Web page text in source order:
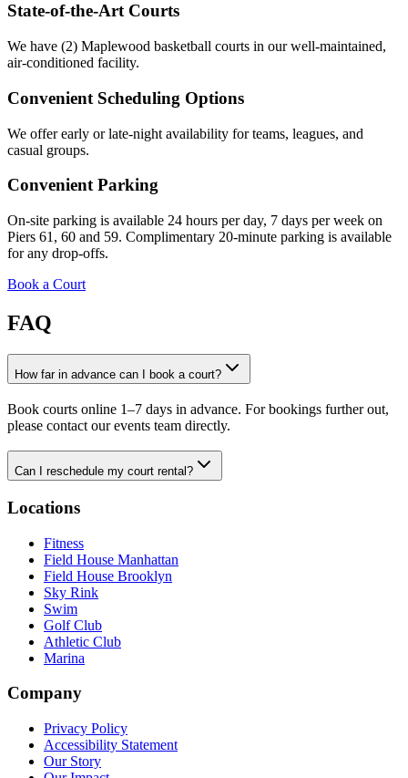
State-of-the-Art Courts​​​​‌ ‍ ​‍​‍‌‍ ‌ ​‍‌‍‍‌‌‍‌ ‌‍‍‌‌‍ ‍​‍​‍​ ‍‍​‍​‍‌ ​ ‌‍​‌‌‍ ‍‌‍‍‌‌ ‌​‌ ‍‌​‍ ‍‌‍‍‌‌‍ ​‍​‍​‍ ​​‍​‍‌‍‍​‌ ​‍‌‍‌‌‌‍‌‍​‍​‍​ ‍‍​‍​‍‌‍‍​‌ ‌​‌ ‌​‌ ​​‌ ​ ​ ‍‍​‍ ​‍ ‌‍​ ‌‍‍​‌‍‌‌‌‍ ​‌ ​ ‌‍‌‌‌‍​‌‌ ​​‌‍‍‌‌‍‌‌‌ ​‍‌ ​ ​‍ ‍‌ ​ ‌‍​‌‌‍ ‍‌‍‍‌‌ ‌​‌ ‍‌​‍ ‍‌ ​ ‌ ‌​‌ ‌‌‌‍‌​‌‍‍‌‌‍ ​‍ ‌‍‍‌‌‍ ‍‌ ‌​‌‍‌‌‌‍ ‍‌ ‌​​‍ ‌‍‌‌‌‍‌​‌‍‍‌‌ ‌​​‍ ‌‍ ‌‌‍ ‌‍‌​‌‍‌‌​ ‌‌ ​​‌ ​‍‌‍‌‌‌ ​ ‌‍‌‌‌‍ ‍‌ ‌​‌‍​‌‌ ‌​‌‍‍‌‌‍ ‌‍ ‍​ ‍ ‌‍‍‌‌‍‌​​ ‌​ ​‌​ ​‍​ ​​‌‍​ ‌‍​‌​ ‍​‌‍‌​‌‍​‌​‍ ‌‌‍‌‌​ ‌‌​ ‍​​ ‌ ​‍ ‌​ ‌​‌‍‌‍‌‍‌‍​ ‌​​‍ ‌​ ‍​​ ‌ ‌‍‌​‌‍​ ​‍ ‌​ ‌​​ ‌ ​ ​‌‌‍‌‌​ ‌‌​ ‌ ‌‍‌​‌‍​ ​ ‍‌​ ‍‌​ ​‌​ ‍​​ ‍ ‌ ‌​‌ ‍‌‌ ​​‌‍‌‌​ ‌‌ ‌‍‌‍‌‌‌‍ ‍‌ ‌‌‌‍‌‌‌‌​ ‌‍ ​‌ ‌‌‌‍‌ ‌‌​​‌‍​‌‌‍‌ ‌‍‌‌​ ‍ ‌ ​​‌‍​‌‌ ‌​‌‍‍​​ ‌‌ ​​‌‍​‌‌‍‌ ‌‍‌‌‌​​‍‌ ‌‌‌‍‍‌‌‍ ​‌‍‌​‌‍‌‌‌ ​‍​‍‌‌​ ‌‌‌​​‍‌‌ ‌‍‍ ‌‍‌‌‌ ‍‌​‍‌‌​ ​ ‌​‌​​‍‌‌​ ​ ‌​‌​​‍‌‌​ ​‍​ ​‍​ ‍​‌‍​‍​ ​‌​ ​ ‌‍‌‌​ ‍‌​ ‌‌‌‍‌‍‌‍​‌‌‍‌‍​ ‍​​ ‍​​‍‌‌​ ​‍​ ​‍​‍‌‌​ ‌‌‌​‌​​‍ ‍‌‍‌‍‌‍‌‌‌‍​‌‌ ‌​‌ ‌‌‌ ​‍‌‍‌‌‌ ​ ​‍‌‌​ ‌‌‌​​‍‌‌ ‌‍‍ ‌‍‌‌‌ ‍‌​‍‌‌​ ​ ‌​‌​​‍‌‌​ ​ ‌​‌​​‍‌‌​ ​‍​ ​‍‌‍‌​​ ‌‍‌‍​‌​ ‌​​ ​‌​ ​​‌‍‌​​ ‍​​ ​‍‌‍‌​​ ‍‌​ ‌‌​‍‌‌​ ​‍​ ​‍​‍‌‌​ ‌‌‌​‌​​‍ ‍‌ ‌​‌‍‍‌‌ ‌​‌‍ ​‌‍‌‌​ ‌‍​‍‌‍​‌‌ ​ ‌‍‌‌‌‌‌‌‌ ​‍‌‍ ​​ ‌‌‍‍​‌ ‌​‌ ‌​‌ ​​‌ ​ ​‍‌‌​ ​ ‌​​‌​‍‌‌​ ​‍‌​‌‍​‍‌‌​ ​‍‌​‌‍‌‍​ ‌‍‍​‌‍‌‌‌‍ ​‌ ​ ‌‍‌‌‌‍​‌‌ ​​‌‍‍‌‌‍‌‌‌ ​‍‌ ​ ​‍ ‍‌ ​ ‌‍​‌‌‍ ‍‌‍‍‌‌ ‌​‌ ‍‌​‍ ‍‌ ​ ‌ ‌​‌ ‌‌‌‍‌​‌‍‍‌‌‍ ​‍‌‍‌‍‍‌‌‍‌​​ ‌​ ​‌​ ​‍​ ​​‌‍​ ‌‍​‌​ ‍​‌‍‌​‌‍​‌​‍ ‌‌‍‌‌​ ‌‌​ ‍​​ ‌ ​‍ ‌​ ‌​‌‍‌‍‌‍‌‍​ ‌​​‍ ‌​ ‍​​ ‌ ‌‍‌​‌‍​ ​‍ ‌​ ‌​​ ‌ ​ ​‌‌‍‌‌​ ‌‌​ ‌ ‌‍‌​‌‍​ ​ ‍‌​ ‍‌​ ​‌​ ‍​​‍‌‍‌ ‌​‌ ‍‌‌ ​​‌‍‌‌​ ‌‌ ‌‍‌‍‌‌‌‍ ‍‌ ‌‌‌‍‌‌‌‌​ ‌‍ ​‌ ‌‌‌‍‌ ‌‌​​‌‍​‌‌‍‌ ‌‍‌‌​‍‌‍‌ ​​‌‍​‌‌ ‌​‌‍‍​​ ‌‌ ​​‌‍​‌‌‍‌ ‌‍‌‌‌​​‍‌ ‌‌‌‍‍‌‌‍ ​‌‍‌​‌‍‌‌‌ ​‍​‍‌‌​ ‌‌‌​​‍‌‌ ‌‍‍ ‌‍‌‌‌ ‍‌​‍‌‌​ ​ ‌​‌​​‍‌‌​ ​ ‌​‌​​‍‌‌​ ​‍​ ​‍​ ‍​‌‍​‍​ ​‌​ ​ ‌‍‌‌​ ‍‌​ ‌‌‌‍‌‍‌‍​‌‌‍‌‍​ ‍​​ ‍​​‍‌‌​ ​‍​ ​‍​‍‌‌​ ‌‌‌​‌​​‍ ‍‌‍‌‍‌‍‌‌‌‍​‌‌ ‌​‌ ‌‌‌ ​‍‌‍‌‌‌ ​ ​‍‌‌​ ‌‌‌​​‍‌‌ ‌‍‍ ‌‍‌‌‌ ‍‌​‍‌‌​ ​ ‌​‌​​‍‌‌​ ​ ‌​‌​​‍‌‌​ ​‍​ ​‍‌‍‌​​ ‌‍‌‍​‌​ ‌​​ ​‌​ ​​‌‍‌​​ ‍​​ ​‍‌‍‌​​ ‍‌​ ‌‌​‍‌‌​ ​‍​ ​‍​‍‌‌​ ‌‌‌​‌​​‍ ‍‌ ‌​‌‍‍‌‌ ‌​‌‍ ​‌‍‌‌​‍‌‍‌ ​​‌‍‌‌‌ ​‍‌ ​ ‌ ​​‌‍‌‌‌‍​ ‌ ‌​‌‍‍‌‌ ‌‍‌‍‌‌​ ‌‌ ​​‌ ‌‌‌‍​‍‌‍ ​‌‍‍‌‌ ​ ‌‍‍​‌‍‌‌‌‍‌​​‍​‍‌ ‌
We have (2) Maplewood basketball courts in our well-maintained,
air-conditioned facility.​​​​‌ ‍ ​‍​‍‌‍ ‌ ​‍‌‍‍‌‌‍‌ ‌‍‍‌‌‍ ‍​‍​‍​ ‍‍​‍​‍‌ ​ ‌‍​‌‌‍ ‍‌‍‍‌‌ ‌​‌ ‍‌​‍ ‍‌‍‍‌‌‍ ​‍​‍​‍ ​​‍​‍‌‍‍​‌ ​‍‌‍‌‌‌‍‌‍​‍​‍​ ‍‍​‍​‍‌‍‍​‌ ‌​‌ ‌​‌ ​​‌ ​ ​ ‍‍​‍ ​‍ ‌‍​ ‌‍‍​‌‍‌‌‌‍ ​‌ ​ ‌‍‌‌‌‍​‌‌ ​​‌‍‍‌‌‍‌‌‌ ​‍‌ ​ ​‍ ‍‌ ​ ‌‍​‌‌‍ ‍‌‍‍‌‌ ‌​‌ ‍‌​‍ ‍‌ ​ ‌ ‌​‌ ‌‌‌‍‌​‌‍‍‌‌‍ ​‍ ‌‍‍‌‌‍ ‍‌ ‌​‌‍‌‌‌‍ ‍‌ ‌​​‍ ‌‍‌‌‌‍‌​‌‍‍‌‌ ‌​​‍ ‌‍ ‌‌‍ ‌‍‌​‌‍‌‌​ ‌‌ ​​‌ ​‍‌‍‌‌‌ ​ ‌‍‌‌‌‍ ‍‌ ‌​‌‍​‌‌ ‌​‌‍‍‌‌‍ ‌‍ ‍​ ‍ ‌‍‍‌‌‍‌​​ ‌​ ​‌​ ​‍​ ​​‌‍​ ‌‍​‌​ ‍​‌‍‌​‌‍​‌​‍ ‌‌‍‌‌​ ‌‌​ ‍​​ ‌ ​‍ ‌​ ‌​‌‍‌‍‌‍‌‍​ ‌​​‍ ‌​ ‍​​ ‌ ‌‍‌​‌‍​ ​‍ ‌​ ‌​​ ‌ ​ ​‌‌‍‌‌​ ‌‌​ ‌ ‌‍‌​‌‍​ ​ ‍‌​ ‍‌​ ​‌​ ‍​​ ‍ ‌ ‌​‌ ‍‌‌ ​​‌‍‌‌​ ‌‌ ‌‍‌‍‌‌‌‍ ‍‌ ‌‌‌‍‌‌‌‌​ ‌‍ ​‌ ‌‌‌‍‌ ‌‌​​‌‍​‌‌‍‌ ‌‍‌‌​ ‍ ‌ ​​‌‍​‌‌ ‌​‌‍‍​​ ‌‌ ​​‌‍​‌‌‍‌ ‌‍‌‌‌​​‍‌ ‌‌‌‍‍‌‌‍ ​‌‍‌​‌‍‌‌‌ ​‍​‍‌‌​ ‌‌‌​​‍‌‌ ‌‍‍ ‌‍‌‌‌ ‍‌​‍‌‌​ ​ ‌​‌​​‍‌‌​ ​ ‌​‌​​‍‌‌​ ​‍​ ​‍​ ‍​‌‍​‍​ ​‌​ ​ ‌‍‌‌​ ‍‌​ ‌‌‌‍‌‍‌‍​‌‌‍‌‍​ ‍​​ ‍​​‍‌‌​ ​‍​ ​‍​‍‌‌​ ‌‌‌​‌​​‍ ‍‌‍‌‍‌‍‌‌‌‍​‌‌ ‌​‌ ‌‌‌ ​‍‌‍‌‌‌ ​ ​‍‌‌​ ‌‌‌​​‍‌‌ ‌‍‍ ‌‍‌‌‌ ‍‌​‍‌‌​ ​ ‌​‌​​‍‌‌​ ​ ‌​‌​​‍‌‌​ ​‍​ ​‍‌‍‌​​ ‌‍‌‍​‌​ ‌​​ ​‌​ ​​‌‍‌​​ ‍​​ ​‍‌‍‌​​ ‍‌​ ‌‌​‍‌‌​ ​‍​ ​‍​‍‌‌​ ‌‌‌​‌​​‍ ‍‌ ​‍‌‍‍‌‌‍​ ‌‍‍​‌​‌​‌‍‌‌‌ ​ ‌‍​ ‌ ​‍‌‍‍‌‌ ​​‌ ‌​‌‍‍‌‌‍ ‌‍ ‍​‍‌‌​ ‌‌‌​​‍‌‌ ‌‍‍ ‌‍‌‌‌ ‍‌​‍‌‌​ ​ ‌​‌​​‍‌‌​ ​ ‌​‌​​‍‌‌​ ​‍​ ​‍‌​‌ ​ ‌‌‌‍​‍​ ‍​‌​​‌‌​ ‌‌‍​‍‌‌‌‌‌​​‍‌ ‍‍‌​‌ ‌‌​​​ ‍​‌​‍‌‌ ​‌‌‌‌ ‌‍‌​‌‍​ ‌‍ ​‌ ​‌​ ‌‌‌ ​ ​‍‌‌​ ​‍​ ​‍​‍‌‌​ ‌‌‌​‌​​‍ ‍‌‍​ ‌‍‍​‌‍‍‌‌‍ ​‌‍‌​‌ ​‍‌‍‌‌‌‍ ‍​‍‌‌​ ‌‌‌​​‍‌‌ ‌‍‍ ‌‍‌‌‌ ‍‌​‍‌‌​ ​ ‌​‌​​‍‌‌​ ​ ‌​‌​​‍‌‌​ ​‍​ ​‍‌​‌ ​ ‌‌‌‍​‍​ ‍​‌​​‌‌​ ‌‌‍​‍‌‌‌‌‌​​‍‌ ‍‍‌​‌ ‌‌​​​ ‍​‌​‍‌‌ ​‌‌‌‌ ‌‍‌​‌‍​ ‌‍ ​‌ ​‌​ ‍​‌​ ​‍‌‌​ ​‍​ ​‍​‍‌‌​ ‌‌‌​‌​​‍ ‍‌ ‌​‌‍‌‌‌ ‍​‌ ‌​​ ‌‍​‍‌‍​‌‌ ​ ‌‍‌‌‌‌‌‌‌ ​‍‌‍ ​​ ‌‌‍‍​‌ ‌​‌ ‌​‌ ​​‌ ​ ​‍‌‌​ ​ ‌​​‌​‍‌‌​ ​‍‌​‌‍​‍‌‌​ ​‍‌​‌‍‌‍​ ‌‍‍​‌‍‌‌‌‍ ​‌ ​ ‌‍‌‌‌‍​‌‌ ​​‌‍‍‌‌‍‌‌‌ ​‍‌ ​ ​‍ ‍‌ ​ ‌‍​‌‌‍ ‍‌‍‍‌‌ ‌​‌ ‍‌​‍ ‍‌ ​ ‌ ‌​‌ ‌‌‌‍‌​‌‍‍‌‌‍ ​‍‌‍‌‍‍‌‌‍‌​​ ‌​ ​‌​ ​‍​ ​​‌‍​ ‌‍​‌​ ‍​‌‍‌​‌‍​‌​‍ ‌‌‍‌‌​ ‌‌​ ‍​​ ‌ ​‍ ‌​ ‌​‌‍‌‍‌‍‌‍​ ‌​​‍ ‌​ ‍​​ ‌ ‌‍‌​‌‍​ ​‍ ‌​ ‌​​ ‌ ​ ​‌‌‍‌‌​ ‌‌​ ‌ ‌‍‌​‌‍​ ​ ‍‌​ ‍‌​ ​‌​ ‍​​‍‌‍‌ ‌​‌ ‍‌‌ ​​‌‍‌‌​ ‌‌ ‌‍‌‍‌‌‌‍ ‍‌ ‌‌‌‍‌‌‌‌​ ‌‍ ​‌ ‌‌‌‍‌ ‌‌​​‌‍​‌‌‍‌ ‌‍‌‌​‍‌‍‌ ​​‌‍​‌‌ ‌​‌‍‍​​ ‌‌ ​​‌‍​‌‌‍‌ ‌‍‌‌‌​​‍‌ ‌‌‌‍‍‌‌‍ ​‌‍‌​‌‍‌‌‌ ​‍​‍‌‌​ ‌‌‌​​‍‌‌ ‌‍‍ ‌‍‌‌‌ ‍‌​‍‌‌​ ​ ‌​‌​​‍‌‌​ ​ ‌​‌​​‍‌‌​ ​‍​ ​‍​ ‍​‌‍​‍​ ​‌​ ​ ‌‍‌‌​ ‍‌​ ‌‌‌‍‌‍‌‍​‌‌‍‌‍​ ‍​​ ‍​​‍‌‌​ ​‍​ ​‍​‍‌‌​ ‌‌‌​‌​​‍ ‍‌‍‌‍‌‍‌‌‌‍​‌‌ ‌​‌ ‌‌‌ ​‍‌‍‌‌‌ ​ ​‍‌‌​ ‌‌‌​​‍‌‌ ‌‍‍ ‌‍‌‌‌ ‍‌​‍‌‌​ ​ ‌​‌​​‍‌‌​ ​ ‌​‌​​‍‌‌​ ​‍​ ​‍‌‍‌​​ ‌‍‌‍​‌​ ‌​​ ​‌​ ​​‌‍‌​​ ‍​​ ​‍‌‍‌​​ ‍‌​ ‌‌​‍‌‌​ ​‍​ ​‍​‍‌‌​ ‌‌‌​‌​​‍ ‍‌ ​‍‌‍‍‌‌‍​ ‌‍‍​‌​‌​‌‍‌‌‌ ​ ‌‍​ ‌ ​‍‌‍‍‌‌ ​​‌ ‌​‌‍‍‌‌‍ ‌‍ ‍​‍‌‌​ ‌‌‌​​‍‌‌ ‌‍‍ ‌‍‌‌‌ ‍‌​‍‌‌​ ​ ‌​‌​​‍‌‌​ ​ ‌​‌​​‍‌‌​ ​‍​ ​‍‌​‌ ​ ‌‌‌‍​‍​ ‍​‌​​‌‌​ ‌‌‍​‍‌‌‌‌‌​​‍‌ ‍‍‌​‌ ‌‌​​​ ‍​‌​‍‌‌ ​‌‌‌‌ ‌‍‌​‌‍​ ‌‍ ​‌ ​‌​ ‌‌‌ ​ ​‍‌‌​ ​‍​ ​‍​‍‌‌​ ‌‌‌​‌​​‍ ‍‌‍​ ‌‍‍​‌‍‍‌‌‍ ​‌‍‌​‌ ​‍‌‍‌‌‌‍ ‍​‍‌‌​ ‌‌‌​​‍‌‌ ‌‍‍ ‌‍‌‌‌ ‍‌​‍‌‌​ ​ ‌​‌​​‍‌‌​ ​ ‌​‌​​‍‌‌​ ​‍​ ​‍‌​‌ ​ ‌‌‌‍​‍​ ‍​‌​​‌‌​ ‌‌‍​‍‌‌‌‌‌​​‍‌ ‍‍‌​‌ ‌‌​​​ ‍​‌​‍‌‌ ​‌‌‌‌ ‌‍‌​‌‍​ ‌‍ ​‌ ​‌​ ‍​‌​ ​‍‌‌​ ​‍​ ​‍​‍‌‌​ ‌‌‌​‌​​‍ ‍‌ ‌​‌‍‌‌‌ ‍​‌ ‌​​‍‌‍‌ ​​‌‍‌‌‌ ​‍‌ ​ ‌ ​​‌‍‌‌‌‍​ ‌ ‌​‌‍‍‌‌ ‌‍‌‍‌‌​ ‌‌ ​​‌ ‌‌‌‍​‍‌‍ ​‌‍‍‌‌ ​ ‌‍‍​‌‍‌‌‌‍‌​​‍​‍‌ ‌
Convenient Scheduling Options​​​​‌ ‍ ​‍​‍‌‍ ‌ ​‍‌‍‍‌‌‍‌ ‌‍‍‌‌‍ ‍​‍​‍​ ‍‍​‍​‍‌ ​ ‌‍​‌‌‍ ‍‌‍‍‌‌ ‌​‌ ‍‌​‍ ‍‌‍‍‌‌‍ ​‍​‍​‍ ​​‍​‍‌‍‍​‌ ​‍‌‍‌‌‌‍‌‍​‍​‍​ ‍‍​‍​‍‌‍‍​‌ ‌​‌ ‌​‌ ​​‌ ​ ​ ‍‍​‍ ​‍ ‌‍​ ‌‍‍​‌‍‌‌‌‍ ​‌ ​ ‌‍‌‌‌‍​‌‌ ​​‌‍‍‌‌‍‌‌‌ ​‍‌ ​ ​‍ ‍‌ ​ ‌‍​‌‌‍ ‍‌‍‍‌‌ ‌​‌ ‍‌​‍ ‍‌ ​ ‌ ‌​‌ ‌‌‌‍‌​‌‍‍‌‌‍ ​‍ ‌‍‍‌‌‍ ‍‌ ‌​‌‍‌‌‌‍ ‍‌ ‌​​‍ ‌‍‌‌‌‍‌​‌‍‍‌‌ ‌​​‍ ‌‍ ‌‌‍ ‌‍‌​‌‍‌‌​ ‌‌ ​​‌ ​‍‌‍‌‌‌ ​ ‌‍‌‌‌‍ ‍‌ ‌​‌‍​‌‌ ‌​‌‍‍‌‌‍ ‌‍ ‍​ ‍ ‌‍‍‌‌‍‌​​ ‌​ ​‌​ ​‍​ ​​‌‍​ ‌‍​‌​ ‍​‌‍‌​‌‍​‌​‍ ‌‌‍‌‌​ ‌‌​ ‍​​ ‌ ​‍ ‌​ ‌​‌‍‌‍‌‍‌‍​ ‌​​‍ ‌​ ‍​​ ‌ ‌‍‌​‌‍​ ​‍ ‌​ ‌​​ ‌ ​ ​‌‌‍‌‌​ ‌‌​ ‌ ‌‍‌​‌‍​ ​ ‍‌​ ‍‌​ ​‌​ ‍​​ ‍ ‌ ‌​‌ ‍‌‌ ​​‌‍‌‌​ ‌‌ ‌‍‌‍‌‌‌‍ ‍‌ ‌‌‌‍‌‌‌‌​ ‌‍ ​‌ ‌‌‌‍‌ ‌‌​​‌‍​‌‌‍‌ ‌‍‌‌​ ‍ ‌ ​​‌‍​‌‌ ‌​‌‍‍​​ ‌‌ ​​‌‍​‌‌‍‌ ‌‍‌‌‌​​‍‌ ‌‌‌‍‍‌‌‍ ​‌‍‌​‌‍‌‌‌ ​‍​‍‌‌​ ‌‌‌​​‍‌‌ ‌‍‍ ‌‍‌‌‌ ‍‌​‍‌‌​ ​ ‌​‌​​‍‌‌​ ​ ‌​‌​​‍‌‌​ ​‍​ ​‍​ ‍​‌‍​‍​ ​‌​ ​ ‌‍‌‌​ ‍‌​ ‌‌‌‍‌‍‌‍​‌‌‍‌‍​ ‍​​ ‍​​‍‌‌​ ​‍​ ​‍​‍‌‌​ ‌‌‌​‌​​‍ ‍‌‍‌‍‌‍‌‌‌‍​‌‌ ‌​‌ ‌‌‌ ​‍‌‍‌‌‌ ​ ​‍‌‌​ ‌‌‌​​‍‌‌ ‌‍‍ ‌‍‌‌‌ ‍‌​‍‌‌​ ​ ‌​‌​​‍‌‌​ ​ ‌​‌​​‍‌‌​ ​‍​ ​‍​ ​‍​ ‌ ​ ​‍​ ​‌‌‍‌‍​ ‌​‌‍‌‌​ ​​​ ​​‌‍‌‌​ ‌‌​ ‌‌​ ​ ‌‍‌‌​ ​ ‌‍​‍​ ​ ‌‍​ ​ ‍​​ ‍​​ ‌‍​ ‌‍​ ‌​​ ‌‍​ ‌‌​ ‍‌​ ‌‍​ ​ ​ ​‌​ ‌‌​ ​‍​ ‌ ​‍‌‌​ ​‍​ ​‍​‍‌‌​ ‌‌‌​‌​​‍ ‍‌ ‌​‌‍‍‌‌ ‌​‌‍ ​‌‍‌‌​ ‌‍​‍‌‍​‌‌ ​ ‌‍‌‌‌‌‌‌‌ ​‍‌‍ ​​ ‌‌‍‍​‌ ‌​‌ ‌​‌ ​​‌ ​ ​‍‌‌​ ​ ‌​​‌​‍‌‌​ ​‍‌​‌‍​‍‌‌​ ​‍‌​‌‍‌‍​ ‌‍‍​‌‍‌‌‌‍ ​‌ ​ ‌‍‌‌‌‍​‌‌ ​​‌‍‍‌‌‍‌‌‌ ​‍‌ ​ ​‍ ‍‌ ​ ‌‍​‌‌‍ ‍‌‍‍‌‌ ‌​‌ ‍‌​‍ ‍‌ ​ ‌ ‌​‌ ‌‌‌‍‌​‌‍‍‌‌‍ ​‍‌‍‌‍‍‌‌‍‌​​ ‌​ ​‌​ ​‍​ ​​‌‍​ ‌‍​‌​ ‍​‌‍‌​‌‍​‌​‍ ‌‌‍‌‌​ ‌‌​ ‍​​ ‌ ​‍ ‌​ ‌​‌‍‌‍‌‍‌‍​ ‌​​‍ ‌​ ‍​​ ‌ ‌‍‌​‌‍​ ​‍ ‌​ ‌​​ ‌ ​ ​‌‌‍‌‌​ ‌‌​ ‌ ‌‍‌​‌‍​ ​ ‍‌​ ‍‌​ ​‌​ ‍​​‍‌‍‌ ‌​‌ ‍‌‌ ​​‌‍‌‌​ ‌‌ ‌‍‌‍‌‌‌‍ ‍‌ ‌‌‌‍‌‌‌‌​ ‌‍ ​‌ ‌‌‌‍‌ ‌‌​​‌‍​‌‌‍‌ ‌‍‌‌​‍‌‍‌ ​​‌‍​‌‌ ‌​‌‍‍​​ ‌‌ ​​‌‍​‌‌‍‌ ‌‍‌‌‌​​‍‌ ‌‌‌‍‍‌‌‍ ​‌‍‌​‌‍‌‌‌ ​‍​‍‌‌​ ‌‌‌​​‍‌‌ ‌‍‍ ‌‍‌‌‌ ‍‌​‍‌‌​ ​ ‌​‌​​‍‌‌​ ​ ‌​‌​​‍‌‌​ ​‍​ ​‍​ ‍​‌‍​‍​ ​‌​ ​ ‌‍‌‌​ ‍‌​ ‌‌‌‍‌‍‌‍​‌‌‍‌‍​ ‍​​ ‍​​‍‌‌​ ​‍​ ​‍​‍‌‌​ ‌‌‌​‌​​‍ ‍‌‍‌‍‌‍‌‌‌‍​‌‌ ‌​‌ ‌‌‌ ​‍‌‍‌‌‌ ​ ​‍‌‌​ ‌‌‌​​‍‌‌ ‌‍‍ ‌‍‌‌‌ ‍‌​‍‌‌​ ​ ‌​‌​​‍‌‌​ ​ ‌​‌​​‍‌‌​ ​‍​ ​‍​ ​‍​ ‌ ​ ​‍​ ​‌‌‍‌‍​ ‌​‌‍‌‌​ ​​​ ​​‌‍‌‌​ ‌‌​ ‌‌​ ​ ‌‍‌‌​ ​ ‌‍​‍​ ​ ‌‍​ ​ ‍​​ ‍​​ ‌‍​ ‌‍​ ‌​​ ‌‍​ ‌‌​ ‍‌​ ‌‍​ ​ ​ ​‌​ ‌‌​ ​‍​ ‌ ​‍‌‌​ ​‍​ ​‍​‍‌‌​ ‌‌‌​‌​​‍ ‍‌ ‌​‌‍‍‌‌ ‌​‌‍ ​‌‍‌‌​‍‌‍‌ ​​‌‍‌‌‌ ​‍‌ ​ ‌ ​​‌‍‌‌‌‍​ ‌ ‌​‌‍‍‌‌ ‌‍‌‍‌‌​ ‌‌ ​​‌ ‌‌‌‍​‍‌‍ ​‌‍‍‌‌ ​ ‌‍‍​‌‍‌‌‌‍‌​​‍​‍‌ ‌
We offer early or late-night availability for teams, leagues, and
casual groups.​​​​‌ ‍ ​‍​‍‌‍ ‌ ​‍‌‍‍‌‌‍‌ ‌‍‍‌‌‍ ‍​‍​‍​ ‍‍​‍​‍‌ ​ ‌‍​‌‌‍ ‍‌‍‍‌‌ ‌​‌ ‍‌​‍ ‍‌‍‍‌‌‍ ​‍​‍​‍ ​​‍​‍‌‍‍​‌ ​‍‌‍‌‌‌‍‌‍​‍​‍​ ‍‍​‍​‍‌‍‍​‌ ‌​‌ ‌​‌ ​​‌ ​ ​ ‍‍​‍ ​‍ ‌‍​ ‌‍‍​‌‍‌‌‌‍ ​‌ ​ ‌‍‌‌‌‍​‌‌ ​​‌‍‍‌‌‍‌‌‌ ​‍‌ ​ ​‍ ‍‌ ​ ‌‍​‌‌‍ ‍‌‍‍‌‌ ‌​‌ ‍‌​‍ ‍‌ ​ ‌ ‌​‌ ‌‌‌‍‌​‌‍‍‌‌‍ ​‍ ‌‍‍‌‌‍ ‍‌ ‌​‌‍‌‌‌‍ ‍‌ ‌​​‍ ‌‍‌‌‌‍‌​‌‍‍‌‌ ‌​​‍ ‌‍ ‌‌‍ ‌‍‌​‌‍‌‌​ ‌‌ ​​‌ ​‍‌‍‌‌‌ ​ ‌‍‌‌‌‍ ‍‌ ‌​‌‍​‌‌ ‌​‌‍‍‌‌‍ ‌‍ ‍​ ‍ ‌‍‍‌‌‍‌​​ ‌​ ​‌​ ​‍​ ​​‌‍​ ‌‍​‌​ ‍​‌‍‌​‌‍​‌​‍ ‌‌‍‌‌​ ‌‌​ ‍​​ ‌ ​‍ ‌​ ‌​‌‍‌‍‌‍‌‍​ ‌​​‍ ‌​ ‍​​ ‌ ‌‍‌​‌‍​ ​‍ ‌​ ‌​​ ‌ ​ ​‌‌‍‌‌​ ‌‌​ ‌ ‌‍‌​‌‍​ ​ ‍‌​ ‍‌​ ​‌​ ‍​​ ‍ ‌ ‌​‌ ‍‌‌ ​​‌‍‌‌​ ‌‌ ‌‍‌‍‌‌‌‍ ‍‌ ‌‌‌‍‌‌‌‌​ ‌‍ ​‌ ‌‌‌‍‌ ‌‌​​‌‍​‌‌‍‌ ‌‍‌‌​ ‍ ‌ ​​‌‍​‌‌ ‌​‌‍‍​​ ‌‌ ​​‌‍​‌‌‍‌ ‌‍‌‌‌​​‍‌ ‌‌‌‍‍‌‌‍ ​‌‍‌​‌‍‌‌‌ ​‍​‍‌‌​ ‌‌‌​​‍‌‌ ‌‍‍ ‌‍‌‌‌ ‍‌​‍‌‌​ ​ ‌​‌​​‍‌‌​ ​ ‌​‌​​‍‌‌​ ​‍​ ​‍​ ‍​‌‍​‍​ ​‌​ ​ ‌‍‌‌​ ‍‌​ ‌‌‌‍‌‍‌‍​‌‌‍‌‍​ ‍​​ ‍​​‍‌‌​ ​‍​ ​‍​‍‌‌​ ‌‌‌​‌​​‍ ‍‌‍‌‍‌‍‌‌‌‍​‌‌ ‌​‌ ‌‌‌ ​‍‌‍‌‌‌ ​ ​‍‌‌​ ‌‌‌​​‍‌‌ ‌‍‍ ‌‍‌‌‌ ‍‌​‍‌‌​ ​ ‌​‌​​‍‌‌​ ​ ‌​‌​​‍‌‌​ ​‍​ ​‍​ ​‍​ ‌ ​ ​‍​ ​‌‌‍‌‍​ ‌​‌‍‌‌​ ​​​ ​​‌‍‌‌​ ‌‌​ ‌‌​ ​ ‌‍‌‌​ ​ ‌‍​‍​ ​ ‌‍​ ​ ‍​​ ‍​​ ‌‍​ ‌‍​ ‌​​ ‌‍​ ‌‌​ ‍‌​ ‌‍​ ​ ​ ​‌​ ‌‌​ ​‍​ ‌ ​‍‌‌​ ​‍​ ​‍​‍‌‌​ ‌‌‌​‌​​‍ ‍‌ ​‍‌‍‍‌‌‍​ ‌‍‍​‌​‌​‌‍‌‌‌ ​ ‌‍​ ‌ ​‍‌‍‍‌‌ ​​‌ ‌​‌‍‍‌‌‍ ‌‍ ‍​‍‌‌​ ‌‌‌​​‍‌‌ ‌‍‍ ‌‍‌‌‌ ‍‌​‍‌‌​ ​ ‌​‌​​‍‌‌​ ​ ‌​‌​​‍‌‌​ ​‍​ ​‍‌​‌ ​ ‌‌‌‍​‍​ ‍​‌​​‌‌​ ‌‌‍​‍‌‌‌‌‌​​‍‌ ‍‍‌​‌ ‌‌​​​ ‍​‌​‍‌‌ ​‌‌‌‌ ‌‍‌​‌‍​ ‌‍ ​‌ ​‌‌​​‌‌ ‌‌​‍‌‌​ ​‍​ ​‍​‍‌‌​ ‌‌‌​‌​​‍ ‍‌‍​ ‌‍‍​‌‍‍‌‌‍ ​‌‍‌​‌ ​‍‌‍‌‌‌‍ ‍​‍‌‌​ ‌‌‌​​‍‌‌ ‌‍‍ ‌‍‌‌‌ ‍‌​‍‌‌​ ​ ‌​‌​​‍‌‌​ ​ ‌​‌​​‍‌‌​ ​‍​ ​‍‌​‌ ​ ‌‌‌‍​‍​ ‍​‌​​‌‌​ ‌‌‍​‍‌‌‌‌‌​​‍‌ ‍‍‌​‌ ‌‌​​​ ‍​‌​‍‌‌ ​‌‌‌‌ ‌‍‌​‌‍​ ‌‍ ​‌ ​‌‌​‌​‌‌​‌​‍‌‌​ ​‍​ ​‍​‍‌‌​ ‌‌‌​‌​​‍ ‍‌ ‌​‌‍‌‌‌ ‍​‌ ‌​​ ‌‍​‍‌‍​‌‌ ​ ‌‍‌‌‌‌‌‌‌ ​‍‌‍ ​​ ‌‌‍‍​‌ ‌​‌ ‌​‌ ​​‌ ​ ​‍‌‌​ ​ ‌​​‌​‍‌‌​ ​‍‌​‌‍​‍‌‌​ ​‍‌​‌‍‌‍​ ‌‍‍​‌‍‌‌‌‍ ​‌ ​ ‌‍‌‌‌‍​‌‌ ​​‌‍‍‌‌‍‌‌‌ ​‍‌ ​ ​‍ ‍‌ ​ ‌‍​‌‌‍ ‍‌‍‍‌‌ ‌​‌ ‍‌​‍ ‍‌ ​ ‌ ‌​‌ ‌‌‌‍‌​‌‍‍‌‌‍ ​‍‌‍‌‍‍‌‌‍‌​​ ‌​ ​‌​ ​‍​ ​​‌‍​ ‌‍​‌​ ‍​‌‍‌​‌‍​‌​‍ ‌‌‍‌‌​ ‌‌​ ‍​​ ‌ ​‍ ‌​ ‌​‌‍‌‍‌‍‌‍​ ‌​​‍ ‌​ ‍​​ ‌ ‌‍‌​‌‍​ ​‍ ‌​ ‌​​ ‌ ​ ​‌‌‍‌‌​ ‌‌​ ‌ ‌‍‌​‌‍​ ​ ‍‌​ ‍‌​ ​‌​ ‍​​‍‌‍‌ ‌​‌ ‍‌‌ ​​‌‍‌‌​ ‌‌ ‌‍‌‍‌‌‌‍ ‍‌ ‌‌‌‍‌‌‌‌​ ‌‍ ​‌ ‌‌‌‍‌ ‌‌​​‌‍​‌‌‍‌ ‌‍‌‌​‍‌‍‌ ​​‌‍​‌‌ ‌​‌‍‍​​ ‌‌ ​​‌‍​‌‌‍‌ ‌‍‌‌‌​​‍‌ ‌‌‌‍‍‌‌‍ ​‌‍‌​‌‍‌‌‌ ​‍​‍‌‌​ ‌‌‌​​‍‌‌ ‌‍‍ ‌‍‌‌‌ ‍‌​‍‌‌​ ​ ‌​‌​​‍‌‌​ ​ ‌​‌​​‍‌‌​ ​‍​ ​‍​ ‍​‌‍​‍​ ​‌​ ​ ‌‍‌‌​ ‍‌​ ‌‌‌‍‌‍‌‍​‌‌‍‌‍​ ‍​​ ‍​​‍‌‌​ ​‍​ ​‍​‍‌‌​ ‌‌‌​‌​​‍ ‍‌‍‌‍‌‍‌‌‌‍​‌‌ ‌​‌ ‌‌‌ ​‍‌‍‌‌‌ ​ ​‍‌‌​ ‌‌‌​​‍‌‌ ‌‍‍ ‌‍‌‌‌ ‍‌​‍‌‌​ ​ ‌​‌​​‍‌‌​ ​ ‌​‌​​‍‌‌​ ​‍​ ​‍​ ​‍​ ‌ ​ ​‍​ ​‌‌‍‌‍​ ‌​‌‍‌‌​ ​​​ ​​‌‍‌‌​ ‌‌​ ‌‌​ ​ ‌‍‌‌​ ​ ‌‍​‍​ ​ ‌‍​ ​ ‍​​ ‍​​ ‌‍​ ‌‍​ ‌​​ ‌‍​ ‌‌​ ‍‌​ ‌‍​ ​ ​ ​‌​ ‌‌​ ​‍​ ‌ ​‍‌‌​ ​‍​ ​‍​‍‌‌​ ‌‌‌​‌​​‍ ‍‌ ​‍‌‍‍‌‌‍​ ‌‍‍​‌​‌​‌‍‌‌‌ ​ ‌‍​ ‌ ​‍‌‍‍‌‌ ​​‌ ‌​‌‍‍‌‌‍ ‌‍ ‍​‍‌‌​ ‌‌‌​​‍‌‌ ‌‍‍ ‌‍‌‌‌ ‍‌​‍‌‌​ ​ ‌​‌​​‍‌‌​ ​ ‌​‌​​‍‌‌​ ​‍​ ​‍‌​‌ ​ ‌‌‌‍​‍​ ‍​‌​​‌‌​ ‌‌‍​‍‌‌‌‌‌​​‍‌ ‍‍‌​‌ ‌‌​​​ ‍​‌​‍‌‌ ​‌‌‌‌ ‌‍‌​‌‍​ ‌‍ ​‌ ​‌‌​​‌‌ ‌‌​‍‌‌​ ​‍​ ​‍​‍‌‌​ ‌‌‌​‌​​‍ ‍‌‍​ ‌‍‍​‌‍‍‌‌‍ ​‌‍‌​‌ ​‍‌‍‌‌‌‍ ‍​‍‌‌​ ‌‌‌​​‍‌‌ ‌‍‍ ‌‍‌‌‌ ‍‌​‍‌‌​ ​ ‌​‌​​‍‌‌​ ​ ‌​‌​​‍‌‌​ ​‍​ ​‍‌​‌ ​ ‌‌‌‍​‍​ ‍​‌​​‌‌​ ‌‌‍​‍‌‌‌‌‌​​‍‌ ‍‍‌​‌ ‌‌​​​ ‍​‌​‍‌‌ ​‌‌‌‌ ‌‍‌​‌‍​ ‌‍ ​‌ ​‌‌​‌​‌‌​‌​‍‌‌​ ​‍​ ​‍​‍‌‌​ ‌‌‌​‌​​‍ ‍‌ ‌​‌‍‌‌‌ ‍​‌ ‌​​‍‌‍‌ ​​‌‍‌‌‌ ​‍‌ ​ ‌ ​​‌‍‌‌‌‍​ ‌ ‌​‌‍‍‌‌ ‌‍‌‍‌‌​ ‌‌ ​​‌ ‌‌‌‍​‍‌‍ ​‌‍‍‌‌ ​ ‌‍‍​‌‍‌‌‌‍‌​​‍​‍‌ ‌
Convenient Parking​​​​‌ ‍ ​‍​‍‌‍ ‌ ​‍‌‍‍‌‌‍‌ ‌‍‍‌‌‍ ‍​‍​‍​ ‍‍​‍​‍‌ ​ ‌‍​‌‌‍ ‍‌‍‍‌‌ ‌​‌ ‍‌​‍ ‍‌‍‍‌‌‍ ​‍​‍​‍ ​​‍​‍‌‍‍​‌ ​‍‌‍‌‌‌‍‌‍​‍​‍​ ‍‍​‍​‍‌‍‍​‌ ‌​‌ ‌​‌ ​​‌ ​ ​ ‍‍​‍ ​‍ ‌‍​ ‌‍‍​‌‍‌‌‌‍ ​‌ ​ ‌‍‌‌‌‍​‌‌ ​​‌‍‍‌‌‍‌‌‌ ​‍‌ ​ ​‍ ‍‌ ​ ‌‍​‌‌‍ ‍‌‍‍‌‌ ‌​‌ ‍‌​‍ ‍‌ ​ ‌ ‌​‌ ‌‌‌‍‌​‌‍‍‌‌‍ ​‍ ‌‍‍‌‌‍ ‍‌ ‌​‌‍‌‌‌‍ ‍‌ ‌​​‍ ‌‍‌‌‌‍‌​‌‍‍‌‌ ‌​​‍ ‌‍ ‌‌‍ ‌‍‌​‌‍‌‌​ ‌‌ ​​‌ ​‍‌‍‌‌‌ ​ ‌‍‌‌‌‍ ‍‌ ‌​‌‍​‌‌ ‌​‌‍‍‌‌‍ ‌‍ ‍​ ‍ ‌‍‍‌‌‍‌​​ ‌​ ​‌​ ​‍​ ​​‌‍​ ‌‍​‌​ ‍​‌‍‌​‌‍​‌​‍ ‌‌‍‌‌​ ‌‌​ ‍​​ ‌ ​‍ ‌​ ‌​‌‍‌‍‌‍‌‍​ ‌​​‍ ‌​ ‍​​ ‌ ‌‍‌​‌‍​ ​‍ ‌​ ‌​​ ‌ ​ ​‌‌‍‌‌​ ‌‌​ ‌ ‌‍‌​‌‍​ ​ ‍‌​ ‍‌​ ​‌​ ‍​​ ‍ ‌ ‌​‌ ‍‌‌ ​​‌‍‌‌​ ‌‌ ‌‍‌‍‌‌‌‍ ‍‌ ‌‌‌‍‌‌‌‌​ ‌‍ ​‌ ‌‌‌‍‌ ‌‌​​‌‍​‌‌‍‌ ‌‍‌‌​ ‍ ‌ ​​‌‍​‌‌ ‌​‌‍‍​​ ‌‌ ​​‌‍​‌‌‍‌ ‌‍‌‌‌​​‍‌ ‌‌‌‍‍‌‌‍ ​‌‍‌​‌‍‌‌‌ ​‍​‍‌‌​ ‌‌‌​​‍‌‌ ‌‍‍ ‌‍‌‌‌ ‍‌​‍‌‌​ ​ ‌​‌​​‍‌‌​ ​ ‌​‌​​‍‌‌​ ​‍​ ​‍​ ‍​‌‍​‍​ ​‌​ ​ ‌‍‌‌​ ‍‌​ ‌‌‌‍‌‍‌‍​‌‌‍‌‍​ ‍​​ ‍​​‍‌‌​ ​‍​ ​‍​‍‌‌​ ‌‌‌​‌​​‍ ‍‌‍‌‍‌‍‌‌‌‍​‌‌ ‌​‌ ‌‌‌ ​‍‌‍‌‌‌ ​ ​‍‌‌​ ‌‌‌​​‍‌‌ ‌‍‍ ‌‍‌‌‌ ‍‌​‍‌‌​ ​ ‌​‌​​‍‌‌​ ​ ‌​‌​​‍‌‌​ ​‍​ ​‍‌‍‌‌​ ‍‌​ ‌‌​ ​‍‌‍​ ​ ‌‌​ ‍‌‌‍‌‍​ ‌‍​ ​​‌‍​‍​ ‍​​‍‌‌​ ​‍​ ​‍​‍‌‌​ ‌‌‌​‌​​‍ ‍‌ ‌​‌‍‍‌‌ ‌​‌‍ ​‌‍‌‌​ ‌‍​‍‌‍​‌‌ ​ ‌‍‌‌‌‌‌‌‌ ​‍‌‍ ​​ ‌‌‍‍​‌ ‌​‌ ‌​‌ ​​‌ ​ ​‍‌‌​ ​ ‌​​‌​‍‌‌​ ​‍‌​‌‍​‍‌‌​ ​‍‌​‌‍‌‍​ ‌‍‍​‌‍‌‌‌‍ ​‌ ​ ‌‍‌‌‌‍​‌‌ ​​‌‍‍‌‌‍‌‌‌ ​‍‌ ​ ​‍ ‍‌ ​ ‌‍​‌‌‍ ‍‌‍‍‌‌ ‌​‌ ‍‌​‍ ‍‌ ​ ‌ ‌​‌ ‌‌‌‍‌​‌‍‍‌‌‍ ​‍‌‍‌‍‍‌‌‍‌​​ ‌​ ​‌​ ​‍​ ​​‌‍​ ‌‍​‌​ ‍​‌‍‌​‌‍​‌​‍ ‌‌‍‌‌​ ‌‌​ ‍​​ ‌ ​‍ ‌​ ‌​‌‍‌‍‌‍‌‍​ ‌​​‍ ‌​ ‍​​ ‌ ‌‍‌​‌‍​ ​‍ ‌​ ‌​​ ‌ ​ ​‌‌‍‌‌​ ‌‌​ ‌ ‌‍‌​‌‍​ ​ ‍‌​ ‍‌​ ​‌​ ‍​​‍‌‍‌ ‌​‌ ‍‌‌ ​​‌‍‌‌​ ‌‌ ‌‍‌‍‌‌‌‍ ‍‌ ‌‌‌‍‌‌‌‌​ ‌‍ ​‌ ‌‌‌‍‌ ‌‌​​‌‍​‌‌‍‌ ‌‍‌‌​‍‌‍‌ ​​‌‍​‌‌ ‌​‌‍‍​​ ‌‌ ​​‌‍​‌‌‍‌ ‌‍‌‌‌​​‍‌ ‌‌‌‍‍‌‌‍ ​‌‍‌​‌‍‌‌‌ ​‍​‍‌‌​ ‌‌‌​​‍‌‌ ‌‍‍ ‌‍‌‌‌ ‍‌​‍‌‌​ ​ ‌​‌​​‍‌‌​ ​ ‌​‌​​‍‌‌​ ​‍​ ​‍​ ‍​‌‍​‍​ ​‌​ ​ ‌‍‌‌​ ‍‌​ ‌‌‌‍‌‍‌‍​‌‌‍‌‍​ ‍​​ ‍​​‍‌‌​ ​‍​ ​‍​‍‌‌​ ‌‌‌​‌​​‍ ‍‌‍‌‍‌‍‌‌‌‍​‌‌ ‌​‌ ‌‌‌ ​‍‌‍‌‌‌ ​ ​‍‌‌​ ‌‌‌​​‍‌‌ ‌‍‍ ‌‍‌‌‌ ‍‌​‍‌‌​ ​ ‌​‌​​‍‌‌​ ​ ‌​‌​​‍‌‌​ ​‍​ ​‍‌‍‌‌​ ‍‌​ ‌‌​ ​‍‌‍​ ​ ‌‌​ ‍‌‌‍‌‍​ ‌‍​ ​​‌‍​‍​ ‍​​‍‌‌​ ​‍​ ​‍​‍‌‌​ ‌‌‌​‌​​‍ ‍‌ ‌​‌‍‍‌‌ ‌​‌‍ ​‌‍‌‌​‍‌‍‌ ​​‌‍‌‌‌ ​‍‌ ​ ‌ ​​‌‍‌‌‌‍​ ‌ ‌​‌‍‍‌‌ ‌‍‌‍‌‌​ ‌‌ ​​‌ ‌‌‌‍​‍‌‍ ​‌‍‍‌‌ ​ ‌‍‍​‌‍‌‌‌‍‌​​‍​‍‌ ‌
On-site parking is available 24 hours per day, 7 days per week on
Piers 61, 60 and 59. Complimentary 20-minute parking is available
for any drop-offs.​​​​‌ ‍ ​‍​‍‌‍ ‌ ​‍‌‍‍‌‌‍‌ ‌‍‍‌‌‍ ‍​‍​‍​ ‍‍​‍​‍‌ ​ ‌‍​‌‌‍ ‍‌‍‍‌‌ ‌​‌ ‍‌​‍ ‍‌‍‍‌‌‍ ​‍​‍​‍ ​​‍​‍‌‍‍​‌ ​‍‌‍‌‌‌‍‌‍​‍​‍​ ‍‍​‍​‍‌‍‍​‌ ‌​‌ ‌​‌ ​​‌ ​ ​ ‍‍​‍ ​‍ ‌‍​ ‌‍‍​‌‍‌‌‌‍ ​‌ ​ ‌‍‌‌‌‍​‌‌ ​​‌‍‍‌‌‍‌‌‌ ​‍‌ ​ ​‍ ‍‌ ​ ‌‍​‌‌‍ ‍‌‍‍‌‌ ‌​‌ ‍‌​‍ ‍‌ ​ ‌ ‌​‌ ‌‌‌‍‌​‌‍‍‌‌‍ ​‍ ‌‍‍‌‌‍ ‍‌ ‌​‌‍‌‌‌‍ ‍‌ ‌​​‍ ‌‍‌‌‌‍‌​‌‍‍‌‌ ‌​​‍ ‌‍ ‌‌‍ ‌‍‌​‌‍‌‌​ ‌‌ ​​‌ ​‍‌‍‌‌‌ ​ ‌‍‌‌‌‍ ‍‌ ‌​‌‍​‌‌ ‌​‌‍‍‌‌‍ ‌‍ ‍​ ‍ ‌‍‍‌‌‍‌​​ ‌​ ​‌​ ​‍​ ​​‌‍​ ‌‍​‌​ ‍​‌‍‌​‌‍​‌​‍ ‌‌‍‌‌​ ‌‌​ ‍​​ ‌ ​‍ ‌​ ‌​‌‍‌‍‌‍‌‍​ ‌​​‍ ‌​ ‍​​ ‌ ‌‍‌​‌‍​ ​‍ ‌​ ‌​​ ‌ ​ ​‌‌‍‌‌​ ‌‌​ ‌ ‌‍‌​‌‍​ ​ ‍‌​ ‍‌​ ​‌​ ‍​​ ‍ ‌ ‌​‌ ‍‌‌ ​​‌‍‌‌​ ‌‌ ‌‍‌‍‌‌‌‍ ‍‌ ‌‌‌‍‌‌‌‌​ ‌‍ ​‌ ‌‌‌‍‌ ‌‌​​‌‍​‌‌‍‌ ‌‍‌‌​ ‍ ‌ ​​‌‍​‌‌ ‌​‌‍‍​​ ‌‌ ​​‌‍​‌‌‍‌ ‌‍‌‌‌​​‍‌ ‌‌‌‍‍‌‌‍ ​‌‍‌​‌‍‌‌‌ ​‍​‍‌‌​ ‌‌‌​​‍‌‌ ‌‍‍ ‌‍‌‌‌ ‍‌​‍‌‌​ ​ ‌​‌​​‍‌‌​ ​ ‌​‌​​‍‌‌​ ​‍​ ​‍​ ‍​‌‍​‍​ ​‌​ ​ ‌‍‌‌​ ‍‌​ ‌‌‌‍‌‍‌‍​‌‌‍‌‍​ ‍​​ ‍​​‍‌‌​ ​‍​ ​‍​‍‌‌​ ‌‌‌​‌​​‍ ‍‌‍‌‍‌‍‌‌‌‍​‌‌ ‌​‌ ‌‌‌ ​‍‌‍‌‌‌ ​ ​‍‌‌​ ‌‌‌​​‍‌‌ ‌‍‍ ‌‍‌‌‌ ‍‌​‍‌‌​ ​ ‌​‌​​‍‌‌​ ​ ‌​‌​​‍‌‌​ ​‍​ ​‍‌‍‌‌​ ‍‌​ ‌‌​ ​‍‌‍​ ​ ‌‌​ ‍‌‌‍‌‍​ ‌‍​ ​​‌‍​‍​ ‍​​‍‌‌​ ​‍​ ​‍​‍‌‌​ ‌‌‌​‌​​‍ ‍‌ ​‍‌‍‍‌‌‍​ ‌‍‍​‌​‌​‌‍‌‌‌ ​ ‌‍​ ‌ ​‍‌‍‍‌‌ ​​‌ ‌​‌‍‍‌‌‍ ‌‍ ‍​‍‌‌​ ‌‌‌​​‍‌‌ ‌‍‍ ‌‍‌‌‌ ‍‌​‍‌‌​ ​ ‌​‌​​‍‌‌​ ​ ‌​‌​​‍‌‌​ ​‍​ ​‍‌​‌ ​ ‌‌‌‍​‍​ ‍​‌​​‌‌​ ‌‌‍​‍‌‌‌‌‌​​‍‌ ‍‍‌​‌ ‌‌​​​ ‍​‌​‍‌‌ ​‌‌‌‌ ‌‍‌​‌‍​ ‌‍ ​‌ ​‌‌​‌‍‌ ‌ ​‍‌‌​ ​‍​ ​‍​‍‌‌​ ‌‌‌​‌​​‍ ‍‌‍​ ‌‍‍​‌‍‍‌‌‍ ​‌‍‌​‌ ​‍‌‍‌‌‌‍ ‍​‍‌‌​ ‌‌‌​​‍‌‌ ‌‍‍ ‌‍‌‌‌ ‍‌​‍‌‌​ ​ ‌​‌​​‍‌‌​ ​ ‌​‌​​‍‌‌​ ​‍​ ​‍‌​‌ ​ ‌‌‌‍​‍​ ‍​‌​​‌‌​ ‌‌‍​‍‌‌‌‌‌​​‍‌ ‍‍‌​‌ ‌‌​​​ ‍​‌​‍‌‌ ​‌‌‌‌ ‌‍‌​‌‍​ ‌‍ ​‌ ​‌‌​‍‌‌‌​ ​‍‌‌​ ​‍​ ​‍​‍‌‌​ ‌‌‌​‌​​‍ ‍‌ ‌​‌‍‌‌‌ ‍​‌ ‌​​ ‌‍​‍‌‍​‌‌ ​ ‌‍‌‌‌‌‌‌‌ ​‍‌‍ ​​ ‌‌‍‍​‌ ‌​‌ ‌​‌ ​​‌ ​ ​‍‌‌​ ​ ‌​​‌​‍‌‌​ ​‍‌​‌‍​‍‌‌​ ​‍‌​‌‍‌‍​ ‌‍‍​‌‍‌‌‌‍ ​‌ ​ ‌‍‌‌‌‍​‌‌ ​​‌‍‍‌‌‍‌‌‌ ​‍‌ ​ ​‍ ‍‌ ​ ‌‍​‌‌‍ ‍‌‍‍‌‌ ‌​‌ ‍‌​‍ ‍‌ ​ ‌ ‌​‌ ‌‌‌‍‌​‌‍‍‌‌‍ ​‍‌‍‌‍‍‌‌‍‌​​ ‌​ ​‌​ ​‍​ ​​‌‍​ ‌‍​‌​ ‍​‌‍‌​‌‍​‌​‍ ‌‌‍‌‌​ ‌‌​ ‍​​ ‌ ​‍ ‌​ ‌​‌‍‌‍‌‍‌‍​ ‌​​‍ ‌​ ‍​​ ‌ ‌‍‌​‌‍​ ​‍ ‌​ ‌​​ ‌ ​ ​‌‌‍‌‌​ ‌‌​ ‌ ‌‍‌​‌‍​ ​ ‍‌​ ‍‌​ ​‌​ ‍​​‍‌‍‌ ‌​‌ ‍‌‌ ​​‌‍‌‌​ ‌‌ ‌‍‌‍‌‌‌‍ ‍‌ ‌‌‌‍‌‌‌‌​ ‌‍ ​‌ ‌‌‌‍‌ ‌‌​​‌‍​‌‌‍‌ ‌‍‌‌​‍‌‍‌ ​​‌‍​‌‌ ‌​‌‍‍​​ ‌‌ ​​‌‍​‌‌‍‌ ‌‍‌‌‌​​‍‌ ‌‌‌‍‍‌‌‍ ​‌‍‌​‌‍‌‌‌ ​‍​‍‌‌​ ‌‌‌​​‍‌‌ ‌‍‍ ‌‍‌‌‌ ‍‌​‍‌‌​ ​ ‌​‌​​‍‌‌​ ​ ‌​‌​​‍‌‌​ ​‍​ ​‍​ ‍​‌‍​‍​ ​‌​ ​ ‌‍‌‌​ ‍‌​ ‌‌‌‍‌‍‌‍​‌‌‍‌‍​ ‍​​ ‍​​‍‌‌​ ​‍​ ​‍​‍‌‌​ ‌‌‌​‌​​‍ ‍‌‍‌‍‌‍‌‌‌‍​‌‌ ‌​‌ ‌‌‌ ​‍‌‍‌‌‌ ​ ​‍‌‌​ ‌‌‌​​‍‌‌ ‌‍‍ ‌‍‌‌‌ ‍‌​‍‌‌​ ​ ‌​‌​​‍‌‌​ ​ ‌​‌​​‍‌‌​ ​‍​ ​‍‌‍‌‌​ ‍‌​ ‌‌​ ​‍‌‍​ ​ ‌‌​ ‍‌‌‍‌‍​ ‌‍​ ​​‌‍​‍​ ‍​​‍‌‌​ ​‍​ ​‍​‍‌‌​ ‌‌‌​‌​​‍ ‍‌ ​‍‌‍‍‌‌‍​ ‌‍‍​‌​‌​‌‍‌‌‌ ​ ‌‍​ ‌ ​‍‌‍‍‌‌ ​​‌ ‌​‌‍‍‌‌‍ ‌‍ ‍​‍‌‌​ ‌‌‌​​‍‌‌ ‌‍‍ ‌‍‌‌‌ ‍‌​‍‌‌​ ​ ‌​‌​​‍‌‌​ ​ ‌​‌​​‍‌‌​ ​‍​ ​‍‌​‌ ​ ‌‌‌‍​‍​ ‍​‌​​‌‌​ ‌‌‍​‍‌‌‌‌‌​​‍‌ ‍‍‌​‌ ‌‌​​​ ‍​‌​‍‌‌ ​‌‌‌‌ ‌‍‌​‌‍​ ‌‍ ​‌ ​‌‌​‌‍‌ ‌ ​‍‌‌​ ​‍​ ​‍​‍‌‌​ ‌‌‌​‌​​‍ ‍‌‍​ ‌‍‍​‌‍‍‌‌‍ ​‌‍‌​‌ ​‍‌‍‌‌‌‍ ‍​‍‌‌​ ‌‌‌​​‍‌‌ ‌‍‍ ‌‍‌‌‌ ‍‌​‍‌‌​ ​ ‌​‌​​‍‌‌​ ​ ‌​‌​​‍‌‌​ ​‍​ ​‍‌​‌ ​ ‌‌‌‍​‍​ ‍​‌​​‌‌​ ‌‌‍​‍‌‌‌‌‌​​‍‌ ‍‍‌​‌ ‌‌​​​ ‍​‌​‍‌‌ ​‌‌‌‌ ‌‍‌​‌‍​ ‌‍ ​‌ ​‌‌​‍‌‌‌​ ​‍‌‌​ ​‍​ ​‍​‍‌‌​ ‌‌‌​‌​​‍ ‍‌ ‌​‌‍‌‌‌ ‍​‌ ‌​​‍‌‍‌ ​​‌‍‌‌‌ ​‍‌ ​ ‌ ​​‌‍‌‌‌‍​ ‌ ‌​‌‍‍‌‌ ‌‍‌‍‌‌​ ‌‌ ​​‌ ‌‌‌‍​‍‌‍ ​‌‍‍‌‌ ​ ‌‍‍​‌‍‌‌‌‍‌​​‍​‍‌ ‌
Book a Court​​​​‌ ‍ ​‍​‍‌‍ ‌ ​‍‌‍‍‌‌‍‌ ‌‍‍‌‌‍ ‍​‍​‍​ ‍‍​‍​‍‌ ​ ‌‍​‌‌‍ ‍‌‍‍‌‌ ‌​‌ ‍‌​‍ ‍‌‍‍‌‌‍ ​‍​‍​‍ ​​‍​‍‌‍‍​‌ ​‍‌‍‌‌‌‍‌‍​‍​‍​ ‍‍​‍​‍‌‍‍​‌ ‌​‌ ‌​‌ ​​‌ ​ ​ ‍‍​‍ ​‍ ‌‍​ ‌‍‍​‌‍‌‌‌‍ ​‌ ​ ‌‍‌‌‌‍​‌‌ ​​‌‍‍‌‌‍‌‌‌ ​‍‌ ​ ​‍ ‍‌ ​ ‌‍​‌‌‍ ‍‌‍‍‌‌ ‌​‌ ‍‌​‍ ‍‌ ​ ‌ ‌​‌ ‌‌‌‍‌​‌‍‍‌‌‍ ​‍ ‌‍‍‌‌‍ ‍‌ ‌​‌‍‌‌‌‍ ‍‌ ‌​​‍ ‌‍‌‌‌‍‌​‌‍‍‌‌ ‌​​‍ ‌‍ ‌‌‍ ‌‍‌​‌‍‌‌​ ‌‌ ​​‌ ​‍‌‍‌‌‌ ​ ‌‍‌‌‌‍ ‍‌ ‌​‌‍​‌‌ ‌​‌‍‍‌‌‍ ‌‍ ‍​ ‍ ‌‍‍‌‌‍‌​​ ‌​ ​‌​ ​‍​ ​​‌‍​ ‌‍​‌​ ‍​‌‍‌​‌‍​‌​‍ ‌‌‍‌‌​ ‌‌​ ‍​​ ‌ ​‍ ‌​ ‌​‌‍‌‍‌‍‌‍​ ‌​​‍ ‌​ ‍​​ ‌ ‌‍‌​‌‍​ ​‍ ‌​ ‌​​ ‌ ​ ​‌‌‍‌‌​ ‌‌​ ‌ ‌‍‌​‌‍​ ​ ‍‌​ ‍‌​ ​‌​ ‍​​ ‍ ‌ ‌​‌ ‍‌‌ ​​‌‍‌‌​ ‌‌ ‌‍‌‍‌‌‌‍ ‍‌ ‌‌‌‍‌‌‌‌​ ‌‍ ​‌ ‌‌‌‍‌ ‌‌​​‌‍​‌‌‍‌ ‌‍‌‌​ ‍ ‌ ​​‌‍​‌‌ ‌​‌‍‍​​ ‌‌ ​​‌‍​‌‌‍‌ ‌‍‌‌‌​​‍‌ ‌‌‌‍‍‌‌‍ ​‌‍‌​‌‍‌‌‌ ​‍​‍‌‌​ ‌‌‌​​‍‌‌ ‌‍‍ ‌‍‌‌‌ ‍‌​‍‌‌​ ​ ‌​‌​​‍‌‌​ ​ ‌​‌​​‍‌‌​ ​‍​ ​‍​ ‍​‌‍​‍​ ​‌​ ​ ‌‍‌‌​ ‍‌​ ‌‌‌‍‌‍‌‍​‌‌‍‌‍​ ‍​​ ‍​​‍‌‌​ ​‍​ ​‍​‍‌‌​ ‌‌‌​‌​​‍ ‍‌‍​‍‌ ‌‌‌ ‌​‌ ‌​‌‍ ‌‍ ‍‌ ​ ​‍‌‌​ ‌‌‌​​‍‌‌ ‌‍‍ ‌‍‌‌‌ ‍‌​‍‌‌​ ​ ‌​‌​​‍‌‌​ ​ ‌​‌​​‍‌‌​ ​‍​ ​‍​ ​​​ ‌‍​ ‌‍‌‍​‌​ ​‌​ ‌‍​ ​ ​ ‍‌​ ​‍​ ‌‌​ ‌ ‌‍​‍​‍‌‌​ ​‍​ ​‍​‍‌‌​ ‌‌‌​‌​​‍ ‍‌ ‌​‌‍‌‌‌ ‍​‌ ‌​​ ‌‍​‍‌‍​‌‌ ​ ‌‍‌‌‌‌‌‌‌ ​‍‌‍ ​​ ‌‌‍‍​‌ ‌​‌ ‌​‌ ​​‌ ​ ​‍‌‌​ ​ ‌​​‌​‍‌‌​ ​‍‌​‌‍​‍‌‌​ ​‍‌​‌‍‌‍​ ‌‍‍​‌‍‌‌‌‍ ​‌ ​ ‌‍‌‌‌‍​‌‌ ​​‌‍‍‌‌‍‌‌‌ ​‍‌ ​ ​‍ ‍‌ ​ ‌‍​‌‌‍ ‍‌‍‍‌‌ ‌​‌ ‍‌​‍ ‍‌ ​ ‌ ‌​‌ ‌‌‌‍‌​‌‍‍‌‌‍ ​‍‌‍‌‍‍‌‌‍‌​​ ‌​ ​‌​ ​‍​ ​​‌‍​ ‌‍​‌​ ‍​‌‍‌​‌‍​‌​‍ ‌‌‍‌‌​ ‌‌​ ‍​​ ‌ ​‍ ‌​ ‌​‌‍‌‍‌‍‌‍​ ‌​​‍ ‌​ ‍​​ ‌ ‌‍‌​‌‍​ ​‍ ‌​ ‌​​ ‌ ​ ​‌‌‍‌‌​ ‌‌​ ‌ ‌‍‌​‌‍​ ​ ‍‌​ ‍‌​ ​‌​ ‍​​‍‌‍‌ ‌​‌ ‍‌‌ ​​‌‍‌‌​ ‌‌ ‌‍‌‍‌‌‌‍ ‍‌ ‌‌‌‍‌‌‌‌​ ‌‍ ​‌ ‌‌‌‍‌ ‌‌​​‌‍​‌‌‍‌ ‌‍‌‌​‍‌‍‌ ​​‌‍​‌‌ ‌​‌‍‍​​ ‌‌ ​​‌‍​‌‌‍‌ ‌‍‌‌‌​​‍‌ ‌‌‌‍‍‌‌‍ ​‌‍‌​‌‍‌‌‌ ​‍​‍‌‌​ ‌‌‌​​‍‌‌ ‌‍‍ ‌‍‌‌‌ ‍‌​‍‌‌​ ​ ‌​‌​​‍‌‌​ ​ ‌​‌​​‍‌‌​ ​‍​ ​‍​ ‍​‌‍​‍​ ​‌​ ​ ‌‍‌‌​ ‍‌​ ‌‌‌‍‌‍‌‍​‌‌‍‌‍​ ‍​​ ‍​​‍‌‌​ ​‍​ ​‍​‍‌‌​ ‌‌‌​‌​​‍ ‍‌‍​‍‌ ‌‌‌ ‌​‌ ‌​‌‍ ‌‍ ‍‌ ​ ​‍‌‌​ ‌‌‌​​‍‌‌ ‌‍‍ ‌‍‌‌‌ ‍‌​‍‌‌​ ​ ‌​‌​​‍‌‌​ ​ ‌​‌​​‍‌‌​ ​‍​ ​‍​ ​​​ ‌‍​ ‌‍‌‍​‌​ ​‌​ ‌‍​ ​ ​ ‍‌​ ​‍​ ‌‌​ ‌ ‌‍​‍​‍‌‌​ ​‍​ ​‍​‍‌‌​ ‌‌‌​‌​​‍ ‍‌ ‌​‌‍‌‌‌ ‍​‌ ‌​​‍‌‍‌ ​​‌‍‌‌‌ ​‍‌ ​ ‌ ​​‌‍‌‌‌‍​ ‌ ‌​‌‍‍‌‌ ‌‍‌‍‌‌​ ‌‌ ​​‌ ‌‌‌‍​‍‌‍ ​‌‍‍‌‌ ​ ‌‍‍​‌‍‌‌‌‍‌​​‍​‍‌ ‌
FAQ​​​​‌ ‍ ​‍​‍‌‍ ‌ ​‍‌‍‍‌‌‍‌ ‌‍‍‌‌‍ ‍​‍​‍​ ‍‍​‍​‍‌ ​ ‌‍​‌‌‍ ‍‌‍‍‌‌ ‌​‌ ‍‌​‍ ‍‌‍‍‌‌‍ ​‍​‍​‍ ​​‍​‍‌‍‍​‌ ​‍‌‍‌‌‌‍‌‍​‍​‍​ ‍‍​‍​‍‌‍‍​‌ ‌​‌ ‌​‌ ​​‌ ​ ​ ‍‍​‍ ​‍ ‌‍​ ‌‍‍​‌‍‌‌‌‍ ​‌ ​ ‌‍‌‌‌‍​‌‌ ​​‌‍‍‌‌‍‌‌‌ ​‍‌ ​ ​‍ ‍‌ ​ ‌‍​‌‌‍ ‍‌‍‍‌‌ ‌​‌ ‍‌​‍ ‍‌ ​ ‌ ‌​‌ ‌‌‌‍‌​‌‍‍‌‌‍ ​‍ ‌‍‍‌‌‍ ‍‌ ‌​‌‍‌‌‌‍ ‍‌ ‌​​‍ ‌‍‌‌‌‍‌​‌‍‍‌‌ ‌​​‍ ‌‍ ‌‌‍ ‌‍‌​‌‍‌‌​ ‌‌ ​​‌ ​‍‌‍‌‌‌ ​ ‌‍‌‌‌‍ ‍‌ ‌​‌‍​‌‌ ‌​‌‍‍‌‌‍ ‌‍ ‍​ ‍ ‌‍‍‌‌‍‌​​ ‌​ ​‌​ ​‍​ ​​‌‍​ ‌‍​‌​ ‍​‌‍‌​‌‍​‌​‍ ‌‌‍‌‌​ ‌‌​ ‍​​ ‌ ​‍ ‌​ ‌​‌‍‌‍‌‍‌‍​ ‌​​‍ ‌​ ‍​​ ‌ ‌‍‌​‌‍​ ​‍ ‌​ ‌​​ ‌ ​ ​‌‌‍‌‌​ ‌‌​ ‌ ‌‍‌​‌‍​ ​ ‍‌​ ‍‌​ ​‌​ ‍​​ ‍ ‌ ‌​‌ ‍‌‌ ​​‌‍‌‌​ ‌‌ ‌‍‌‍‌‌‌‍ ‍‌ ‌‌‌‍‌‌‌‌​ ‌‍ ​‌ ‌‌‌‍‌ ‌‌​​‌‍​‌‌‍‌ ‌‍‌‌​ ‍ ‌ ​​‌‍​‌‌ ‌​‌‍‍​​ ‌‌ ​​‌‍​‌‌‍‌ ‌‍‌‌‌​​‍‌ ‌‌‌‍‍‌‌‍ ​‌‍‌​‌‍‌‌‌ ​‍​‍‌‌​ ‌‌‌​​‍‌‌ ‌‍‍ ‌‍‌‌‌ ‍‌​‍‌‌​ ​ ‌​‌​​‍‌‌​ ​ ‌​‌​​‍‌‌​ ​‍​ ​‍​ ‌​‌‍​ ​ ‍​​ ‍‌​ ​‌​ ‌‍‌‍‌​​ ​‌​ ​‍‌‍‌‍‌‍​‌​ ​​​‍‌‌​ ​‍​ ​‍​‍‌‌​ ‌‌‌​‌​​‍ ‍‌ ‌​‌‍‍‌‌ ‌​‌‍ ​‌‍‌‌​ ‌‍​‍‌‍​‌‌ ​ ‌‍‌‌‌‌‌‌‌ ​‍‌‍ ​​ ‌‌‍‍​‌ ‌​‌ ‌​‌ ​​‌ ​ ​‍‌‌​ ​ ‌​​‌​‍‌‌​ ​‍‌​‌‍​‍‌‌​ ​‍‌​‌‍‌‍​ ‌‍‍​‌‍‌‌‌‍ ​‌ ​ ‌‍‌‌‌‍​‌‌ ​​‌‍‍‌‌‍‌‌‌ ​‍‌ ​ ​‍ ‍‌ ​ ‌‍​‌‌‍ ‍‌‍‍‌‌ ‌​‌ ‍‌​‍ ‍‌ ​ ‌ ‌​‌ ‌‌‌‍‌​‌‍‍‌‌‍ ​‍‌‍‌‍‍‌‌‍‌​​ ‌​ ​‌​ ​‍​ ​​‌‍​ ‌‍​‌​ ‍​‌‍‌​‌‍​‌​‍ ‌‌‍‌‌​ ‌‌​ ‍​​ ‌ ​‍ ‌​ ‌​‌‍‌‍‌‍‌‍​ ‌​​‍ ‌​ ‍​​ ‌ ‌‍‌​‌‍​ ​‍ ‌​ ‌​​ ‌ ​ ​‌‌‍‌‌​ ‌‌​ ‌ ‌‍‌​‌‍​ ​ ‍‌​ ‍‌​ ​‌​ ‍​​‍‌‍‌ ‌​‌ ‍‌‌ ​​‌‍‌‌​ ‌‌ ‌‍‌‍‌‌‌‍ ‍‌ ‌‌‌‍‌‌‌‌​ ‌‍ ​‌ ‌‌‌‍‌ ‌‌​​‌‍​‌‌‍‌ ‌‍‌‌​‍‌‍‌ ​​‌‍​‌‌ ‌​‌‍‍​​ ‌‌ ​​‌‍​‌‌‍‌ ‌‍‌‌‌​​‍‌ ‌‌‌‍‍‌‌‍ ​‌‍‌​‌‍‌‌‌ ​‍​‍‌‌​ ‌‌‌​​‍‌‌ ‌‍‍ ‌‍‌‌‌ ‍‌​‍‌‌​ ​ ‌​‌​​‍‌‌​ ​ ‌​‌​​‍‌‌​ ​‍​ ​‍​ ‌​‌‍​ ​ ‍​​ ‍‌​ ​‌​ ‌‍‌‍‌​​ ​‌​ ​‍‌‍‌‍‌‍​‌​ ​​​‍‌‌​ ​‍​ ​‍​‍‌‌​ ‌‌‌​‌​​‍ ‍‌ ‌​‌‍‍‌‌ ‌​‌‍ ​‌‍‌‌​‍‌‍‌ ​​‌‍‌‌‌ ​‍‌ ​ ‌ ​​‌‍‌‌‌‍​ ‌ ‌​‌‍‍‌‌ ‌‍‌‍‌‌​ ‌‌ ​​‌ ‌‌‌‍​‍‌‍ ​‌‍‍‌‌ ​ ‌‍‍​‌‍‌‌‌‍‌​​‍​‍‌ ‌
How far in advance can I book a court?​​​​‌ ‍ ​‍​‍‌‍ ‌ ​‍‌‍‍‌‌‍‌ ‌‍‍‌‌‍ ‍​‍​‍​ ‍‍​‍​‍‌ ​ ‌‍​‌‌‍ ‍‌‍‍‌‌ ‌​‌ ‍‌​‍ ‍‌‍‍‌‌‍ ​‍​‍​‍ ​​‍​‍‌‍‍​‌ ​‍‌‍‌‌‌‍‌‍​‍​‍​ ‍‍​‍​‍‌‍‍​‌ ‌​‌ ‌​‌ ​​‌ ​ ​ ‍‍​‍ ​‍ ‌‍​ ‌‍‍​‌‍‌‌‌‍ ​‌ ​ ‌‍‌‌‌‍​‌‌ ​​‌‍‍‌‌‍‌‌‌ ​‍‌ ​ ​‍ ‍‌ ​ ‌‍​‌‌‍ ‍‌‍‍‌‌ ‌​‌ ‍‌​‍ ‍‌ ​ ‌ ‌​‌ ‌‌‌‍‌​‌‍‍‌‌‍ ​‍ ‌‍‍‌‌‍ ‍‌ ‌​‌‍‌‌‌‍ ‍‌ ‌​​‍ ‌‍‌‌‌‍‌​‌‍‍‌‌ ‌​​‍ ‌‍ ‌‌‍ ‌‍‌​‌‍‌‌​ ‌‌ ​​‌ ​‍‌‍‌‌‌ ​ ‌‍‌‌‌‍ ‍‌ ‌​‌‍​‌‌ ‌​‌‍‍‌‌‍ ‌‍ ‍​ ‍ ‌‍‍‌‌‍‌​​ ‌​ ​‌‌‍​ ‌‍‌‍‌‍​‌‌‍​‍‌‍‌‍​ ​​‌‍​‍​‍ ‌​ ​‍‌‍​ ​ ‍​‌‍​ ​‍ ‌​ ‌​​ ​ ‌‍​‌‌‍‌‌​‍ ‌‌‍​‍​ ‌‍‌‍‌​​ ‌​​‍ ‌‌‍‌‍‌‍​‍‌‍​‌​ ‌ ‌‍‌‌‌‍​‌​ ​​‌‍​‌‌‍​‍​ ‌​‌‍​ ​ ‍​​ ‍ ‌ ‌​‌ ‍‌‌ ​​‌‍‌‌​ ‌‌‍‌‍‌‍​‌‌ ​‌​ ‍ ‌ ​​‌‍​‌‌ ‌​‌‍‍​​ ‌‌ ‌​‌‍‍‌‌ ‌​‌‍ ​‌‍‌‌​ ‌‍​‍‌‍​‌‌ ​ ‌‍‌‌‌‌‌‌‌ ​‍‌‍ ​​ ‌‌‍‍​‌ ‌​‌ ‌​‌ ​​‌ ​ ​‍‌‌​ ​ ‌​​‌​‍‌‌​ ​‍‌​‌‍​‍‌‌​ ​‍‌​‌‍‌‍​ ‌‍‍​‌‍‌‌‌‍ ​‌ ​ ‌‍‌‌‌‍​‌‌ ​​‌‍‍‌‌‍‌‌‌ ​‍‌ ​ ​‍ ‍‌ ​ ‌‍​‌‌‍ ‍‌‍‍‌‌ ‌​‌ ‍‌​‍ ‍‌ ​ ‌ ‌​‌ ‌‌‌‍‌​‌‍‍‌‌‍ ​‍‌‍‌‍‍‌‌‍‌​​ ‌​ ​‌‌‍​ ‌‍‌‍‌‍​‌‌‍​‍‌‍‌‍​ ​​‌‍​‍​‍ ‌​ ​‍‌‍​ ​ ‍​‌‍​ ​‍ ‌​ ‌​​ ​ ‌‍​‌‌‍‌‌​‍ ‌‌‍​‍​ ‌‍‌‍‌​​ ‌​​‍ ‌‌‍‌‍‌‍​‍‌‍​‌​ ‌ ‌‍‌‌‌‍​‌​ ​​‌‍​‌‌‍​‍​ ‌​‌‍​ ​ ‍​​‍‌‍‌ ‌​‌ ‍‌‌ ​​‌‍‌‌​ ‌‌‍‌‍‌‍​‌‌ ​‌​‍‌‍‌ ​​‌‍​‌‌ ‌​‌‍‍​​ ‌‌ ‌​‌‍‍‌‌ ‌​‌‍ ​‌‍‌‌​‍‌‍‌ ​​‌‍‌‌‌ ​‍‌ ​ ‌ ​​‌‍‌‌‌‍​ ‌ ‌​‌‍‍‌‌ ‌‍‌‍‌‌​ ‌‌ ​​‌ ‌‌‌‍​‍‌‍ ​‌‍‍‌‌ ​ ‌‍‍​‌‍‌‌‌‍‌​​‍​‍‌ ‌
Book courts online 1–7 days in advance. For bookings further out,
please contact our events team directly.​​​​‌ ‍ ​‍​‍‌‍ ‌ ​‍‌‍‍‌‌‍‌ ‌‍‍‌‌‍ ‍​‍​‍​ ‍‍​‍​‍‌ ​ ‌‍​‌‌‍ ‍‌‍‍‌‌ ‌​‌ ‍‌​‍ ‍‌‍‍‌‌‍ ​‍​‍​‍ ​​‍​‍‌‍‍​‌ ​‍‌‍‌‌‌‍‌‍​‍​‍​ ‍‍​‍​‍‌‍‍​‌ ‌​‌ ‌​‌ ​​‌ ​ ​ ‍‍​‍ ​‍ ‌‍​ ‌‍‍​‌‍‌‌‌‍ ​‌ ​ ‌‍‌‌‌‍​‌‌ ​​‌‍‍‌‌‍‌‌‌ ​‍‌ ​ ​‍ ‍‌ ​ ‌‍​‌‌‍ ‍‌‍‍‌‌ ‌​‌ ‍‌​‍ ‍‌ ​ ‌ ‌​‌ ‌‌‌‍‌​‌‍‍‌‌‍ ​‍ ‌‍‍‌‌‍ ‍‌ ‌​‌‍‌‌‌‍ ‍‌ ‌​​‍ ‌‍‌‌‌‍‌​‌‍‍‌‌ ‌​​‍ ‌‍ ‌‌‍ ‌‍‌​‌‍‌‌​ ‌‌ ​​‌ ​‍‌‍‌‌‌ ​ ‌‍‌‌‌‍ ‍‌ ‌​‌‍​‌‌ ‌​‌‍‍‌‌‍ ‌‍ ‍​ ‍ ‌‍‍‌‌‍‌​​ ‌​ ​‌‌‍​ ‌‍‌‍‌‍​‌‌‍​‍‌‍‌‍​ ​​‌‍​‍​‍ ‌​ ​‍‌‍​ ​ ‍​‌‍​ ​‍ ‌​ ‌​​ ​ ‌‍​‌‌‍‌‌​‍ ‌‌‍​‍​ ‌‍‌‍‌​​ ‌​​‍ ‌‌‍‌‍‌‍​‍‌‍​‌​ ‌ ‌‍‌‌‌‍​‌​ ​​‌‍​‌‌‍​‍​ ‌​‌‍​ ​ ‍​​ ‍ ‌ ‌​‌ ‍‌‌ ​​‌‍‌‌​ ‌‌‍‌‍‌‍​‌‌ ​‌​ ‍ ‌ ​​‌‍​‌‌ ‌​‌‍‍​​ ‌‌ ​‍‌‍‍‌‌‍​ ‌‍‍​‌‌‌​‌‍‌‌‌ ‍​‌ ‌​​‍‌‌​ ‌‌‌​​‍‌‌ ‌‍‍ ‌‍‌‌‌ ‍‌​‍‌‌​ ​ ‌​‌​​‍‌‌​ ​ ‌​‌​​‍‌‌​ ​‍​ ​‍​ ‍‌​ ‌​‌‍‌​​ ‌‍‌‍​‌​ ​‌​ ​‌​ ‍​​ ‍‌‌‍‌‍​ ‌‌​ ​​​‍‌‌​ ​‍​ ​‍​‍‌‌​ ‌‌‌​‌​​‍ ‍‌‍​ ‌‍‍​‌‍‍‌‌‍ ​‌‍‌​‌ ​‍‌‍‌‌‌‍ ‍​‍‌‌​ ‌‌‌​​‍‌‌ ‌‍‍ ‌‍‌‌‌ ‍‌​‍‌‌​ ​ ‌​‌​​‍‌‌​ ​ ‌​‌​​‍‌‌​ ​‍​ ​‍​ ‌‍​ ‌​​ ‌​​ ​‌​ ‍‌‌‍‌‌​ ​​​ ‌‌​ ‌‌​ ‍‌​ ‍‌​ ​‌​‍‌‌​ ​‍​ ​‍​‍‌‌​ ‌‌‌​‌​​‍ ‍‌ ‌​‌‍‌‌‌ ‍​‌ ‌​​ ‌‍​‍‌‍​‌‌ ​ ‌‍‌‌‌‌‌‌‌ ​‍‌‍ ​​ ‌‌‍‍​‌ ‌​‌ ‌​‌ ​​‌ ​ ​‍‌‌​ ​ ‌​​‌​‍‌‌​ ​‍‌​‌‍​‍‌‌​ ​‍‌​‌‍‌‍​ ‌‍‍​‌‍‌‌‌‍ ​‌ ​ ‌‍‌‌‌‍​‌‌ ​​‌‍‍‌‌‍‌‌‌ ​‍‌ ​ ​‍ ‍‌ ​ ‌‍​‌‌‍ ‍‌‍‍‌‌ ‌​‌ ‍‌​‍ ‍‌ ​ ‌ ‌​‌ ‌‌‌‍‌​‌‍‍‌‌‍ ​‍‌‍‌‍‍‌‌‍‌​​ ‌​ ​‌‌‍​ ‌‍‌‍‌‍​‌‌‍​‍‌‍‌‍​ ​​‌‍​‍​‍ ‌​ ​‍‌‍​ ​ ‍​‌‍​ ​‍ ‌​ ‌​​ ​ ‌‍​‌‌‍‌‌​‍ ‌‌‍​‍​ ‌‍‌‍‌​​ ‌​​‍ ‌‌‍‌‍‌‍​‍‌‍​‌​ ‌ ‌‍‌‌‌‍​‌​ ​​‌‍​‌‌‍​‍​ ‌​‌‍​ ​ ‍​​‍‌‍‌ ‌​‌ ‍‌‌ ​​‌‍‌‌​ ‌‌‍‌‍‌‍​‌‌ ​‌​‍‌‍‌ ​​‌‍​‌‌ ‌​‌‍‍​​ ‌‌ ​‍‌‍‍‌‌‍​ ‌‍‍​‌‌‌​‌‍‌‌‌ ‍​‌ ‌​​‍‌‌​ ‌‌‌​​‍‌‌ ‌‍‍ ‌‍‌‌‌ ‍‌​‍‌‌​ ​ ‌​‌​​‍‌‌​ ​ ‌​‌​​‍‌‌​ ​‍​ ​‍​ ‍‌​ ‌​‌‍‌​​ ‌‍‌‍​‌​ ​‌​ ​‌​ ‍​​ ‍‌‌‍‌‍​ ‌‌​ ​​​‍‌‌​ ​‍​ ​‍​‍‌‌​ ‌‌‌​‌​​‍ ‍‌‍​ ‌‍‍​‌‍‍‌‌‍ ​‌‍‌​‌ ​‍‌‍‌‌‌‍ ‍​‍‌‌​ ‌‌‌​​‍‌‌ ‌‍‍ ‌‍‌‌‌ ‍‌​‍‌‌​ ​ ‌​‌​​‍‌‌​ ​ ‌​‌​​‍‌‌​ ​‍​ ​‍​ ‌‍​ ‌​​ ‌​​ ​‌​ ‍‌‌‍‌‌​ ​​​ ‌‌​ ‌‌​ ‍‌​ ‍‌​ ​‌​‍‌‌​ ​‍​ ​‍​‍‌‌​ ‌‌‌​‌​​‍ ‍‌ ‌​‌‍‌‌‌ ‍​‌ ‌​​‍‌‍‌ ​​‌‍‌‌‌ ​‍‌ ​ ‌ ​​‌‍‌‌‌‍​ ‌ ‌​‌‍‍‌‌ ‌‍‌‍‌‌​ ‌‌ ​​‌ ‌‌‌‍​‍‌‍ ​‌‍‍‌‌ ​ ‌‍‍​‌‍‌‌‌‍‌​​‍​‍‌ ‌
Can I reschedule my court rental?​​​​‌ ‍ ​‍​‍‌‍ ‌ ​‍‌‍‍‌‌‍‌ ‌‍‍‌‌‍ ‍​‍​‍​ ‍‍​‍​‍‌ ​ ‌‍​‌‌‍ ‍‌‍‍‌‌ ‌​‌ ‍‌​‍ ‍‌‍‍‌‌‍ ​‍​‍​‍ ​​‍​‍‌‍‍​‌ ​‍‌‍‌‌‌‍‌‍​‍​‍​ ‍‍​‍​‍‌‍‍​‌ ‌​‌ ‌​‌ ​​‌ ​ ​ ‍‍​‍ ​‍ ‌‍​ ‌‍‍​‌‍‌‌‌‍ ​‌ ​ ‌‍‌‌‌‍​‌‌ ​​‌‍‍‌‌‍‌‌‌ ​‍‌ ​ ​‍ ‍‌ ​ ‌‍​‌‌‍ ‍‌‍‍‌‌ ‌​‌ ‍‌​‍ ‍‌ ​ ‌ ‌​‌ ‌‌‌‍‌​‌‍‍‌‌‍ ​‍ ‌‍‍‌‌‍ ‍‌ ‌​‌‍‌‌‌‍ ‍‌ ‌​​‍ ‌‍‌‌‌‍‌​‌‍‍‌‌ ‌​​‍ ‌‍ ‌‌‍ ‌‍‌​‌‍‌‌​ ‌‌ ​​‌ ​‍‌‍‌‌‌ ​ ‌‍‌‌‌‍ ‍‌ ‌​‌‍​‌‌ ‌​‌‍‍‌‌‍ ‌‍ ‍​ ‍ ‌‍‍‌‌‍‌​​ ‌​ ‌ ​ ‌‍​ ​‌‌‍​‌​ ​‌​ ‌ ‌‍‌​​ ‍‌​‍ ‌​ ‌ ​ ​‌​ ​​​ ‌​​‍ ‌​ ‌​​ ‌​​ ‌‌​ ​ ​‍ ‌‌‍​‍‌‍​‌​ ​ ​ ‍​​‍ ‌‌‍​ ​ ​ ​ ‌​‌‍‌​‌‍​ ​ ​‌​ ​​‌‍‌‍​ ​ ​ ​‌‌‍​ ​ ​ ​ ‍ ‌ ‌​‌ ‍‌‌ ​​‌‍‌‌​ ‌‌‍‌‍‌‍​‌‌ ​‌​ ‍ ‌ ​​‌‍​‌‌ ‌​‌‍‍​​ ‌‌ ‌​‌‍‍‌‌ ‌​‌‍ ​‌‍‌‌​ ‌‍​‍‌‍​‌‌ ​ ‌‍‌‌‌‌‌‌‌ ​‍‌‍ ​​ ‌‌‍‍​‌ ‌​‌ ‌​‌ ​​‌ ​ ​‍‌‌​ ​ ‌​​‌​‍‌‌​ ​‍‌​‌‍​‍‌‌​ ​‍‌​‌‍‌‍​ ‌‍‍​‌‍‌‌‌‍ ​‌ ​ ‌‍‌‌‌‍​‌‌ ​​‌‍‍‌‌‍‌‌‌ ​‍‌ ​ ​‍ ‍‌ ​ ‌‍​‌‌‍ ‍‌‍‍‌‌ ‌​‌ ‍‌​‍ ‍‌ ​ ‌ ‌​‌ ‌‌‌‍‌​‌‍‍‌‌‍ ​‍‌‍‌‍‍‌‌‍‌​​ ‌​ ‌ ​ ‌‍​ ​‌‌‍​‌​ ​‌​ ‌ ‌‍‌​​ ‍‌​‍ ‌​ ‌ ​ ​‌​ ​​​ ‌​​‍ ‌​ ‌​​ ‌​​ ‌‌​ ​ ​‍ ‌‌‍​‍‌‍​‌​ ​ ​ ‍​​‍ ‌‌‍​ ​ ​ ​ ‌​‌‍‌​‌‍​ ​ ​‌​ ​​‌‍‌‍​ ​ ​ ​‌‌‍​ ​ ​ ​‍‌‍‌ ‌​‌ ‍‌‌ ​​‌‍‌‌​ ‌‌‍‌‍‌‍​‌‌ ​‌​‍‌‍‌ ​​‌‍​‌‌ ‌​‌‍‍​​ ‌‌ ‌​‌‍‍‌‌ ‌​‌‍ ​‌‍‌‌​‍‌‍‌ ​​‌‍‌‌‌ ​‍‌ ​ ‌ ​​‌‍‌‌‌‍​ ‌ ‌​‌‍‍‌‌ ‌‍‌‍‌‌​ ‌‌ ​​‌ ‌‌‌‍​‍‌‍ ​‌‍‍‌‌ ​ ‌‍‍​‌‍‌‌‌‍‌​​‍​‍‌ ‌
Locations​​​​‌ ‍ ​‍​‍‌‍ ‌ ​‍‌‍‍‌‌‍‌ ‌‍‍‌‌‍ ‍​‍​‍​ ‍‍​‍​‍‌ ​ ‌‍​‌‌‍ ‍‌‍‍‌‌ ‌​‌ ‍‌​‍ ‍‌‍‍‌‌‍ ​‍​‍​‍ ​​‍​‍‌‍‍​‌ ​‍‌‍‌‌‌‍‌‍​‍​‍​ ‍‍​‍​‍‌‍‍​‌ ‌​‌ ‌​‌ ​​‌ ​ ​ ‍‍​‍ ​‍ ‌‍​ ‌‍‍​‌‍‌‌‌‍ ​‌ ​ ‌‍‌‌‌‍​‌‌ ​​‌‍‍‌‌‍‌‌‌ ​‍‌ ​ ​‍ ‍‌ ​ ‌‍​‌‌‍ ‍‌‍‍‌‌ ‌​‌ ‍‌​‍ ‍‌ ​ ‌ ‌​‌ ‌‌‌‍‌​‌‍‍‌‌‍ ​‍ ‌‍‍‌‌‍ ‍‌ ‌​‌‍‌‌‌‍ ‍‌ ‌​​‍ ‌‍‌‌‌‍‌​‌‍‍‌‌ ‌​​‍ ‌‍ ‌‌‍ ‌‍‌​‌‍‌‌​ ‌‌ ​​‌ ​‍‌‍‌‌‌ ​ ‌‍‌‌‌‍ ‍‌ ‌​‌‍​‌‌ ‌​‌‍‍‌‌‍ ‌‍ ‍​ ‍ ‌‍‍‌‌‍‌​​ ‌‌‍‌‍‌‍ ‌‍ ‌ ‌​‌‍‌‌‌ ​‍​ ‍ ‌ ‌​‌ ‍‌‌ ​​‌‍‌‌​ ‌‌‍‌‍‌‍ ‌‍ ‌ ‌​‌‍‌‌‌ ​‍​ ‍ ‌ ​​‌‍​‌‌ ‌​‌‍‍​​ ‌‌‍​ ‌‍ ‌‍ ​‌ ‌‌‌‍ ‌‌‍ ‍‌ ​ ​‍‌‌​ ‌‌‌​​‍‌‌ ‌‍‍ ‌‍‌‌‌ ‍‌​‍‌‌​ ​ ‌​‌​​‍‌‌​ ​ ‌​‌​​‍‌‌​ ​‍​ ​‍‌‍‌‌‌‍​‍​ ​‍​ ‍​‌‍​ ​ ‌‌‌‍​ ‌‍​ ‌‍‌‌‌‍​‍‌‍​‌​ ​‌​‍‌‌​ ​‍​ ​‍​‍‌‌​ ‌‌‌​‌​​‍ ‍‌ ‌​‌‍‍‌‌ ‌​‌‍ ​‌‍‌‌​ ‌‍​‍‌‍​‌‌ ​ ‌‍‌‌‌‌‌‌‌ ​‍‌‍ ​​ ‌‌‍‍​‌ ‌​‌ ‌​‌ ​​‌ ​ ​‍‌‌​ ​ ‌​​‌​‍‌‌​ ​‍‌​‌‍​‍‌‌​ ​‍‌​‌‍‌‍​ ‌‍‍​‌‍‌‌‌‍ ​‌ ​ ‌‍‌‌‌‍​‌‌ ​​‌‍‍‌‌‍‌‌‌ ​‍‌ ​ ​‍ ‍‌ ​ ‌‍​‌‌‍ ‍‌‍‍‌‌ ‌​‌ ‍‌​‍ ‍‌ ​ ‌ ‌​‌ ‌‌‌‍‌​‌‍‍‌‌‍ ​‍‌‍‌‍‍‌‌‍‌​​ ‌‌‍‌‍‌‍ ‌‍ ‌ ‌​‌‍‌‌‌ ​‍​‍‌‍‌ ‌​‌ ‍‌‌ ​​‌‍‌‌​ ‌‌‍‌‍‌‍ ‌‍ ‌ ‌​‌‍‌‌‌ ​‍​‍‌‍‌ ​​‌‍​‌‌ ‌​‌‍‍​​ ‌‌‍​ ‌‍ ‌‍ ​‌ ‌‌‌‍ ‌‌‍ ‍‌ ​ ​‍‌‌​ ‌‌‌​​‍‌‌ ‌‍‍ ‌‍‌‌‌ ‍‌​‍‌‌​ ​ ‌​‌​​‍‌‌​ ​ ‌​‌​​‍‌‌​ ​‍​ ​‍‌‍‌‌‌‍​‍​ ​‍​ ‍​‌‍​ ​ ‌‌‌‍​ ‌‍​ ‌‍‌‌‌‍​‍‌‍​‌​ ​‌​‍‌‌​ ​‍​ ​‍​‍‌‌​ ‌‌‌​‌​​‍ ‍‌ ‌​‌‍‍‌‌ ‌​‌‍ ​‌‍‌‌​‍‌‍‌ ​​‌‍‌‌‌ ​‍‌ ​ ‌ ​​‌‍‌‌‌‍​ ‌ ‌​‌‍‍‌‌ ‌‍‌‍‌‌​ ‌‌ ​​‌ ‌‌‌‍​‍‌‍ ​‌‍‍‌‌ ​ ‌‍‍​‌‍‌‌‌‍‌​​‍​‍‌ ‌
Fitness​​​​‌ ‍ ​‍​‍‌‍ ‌ ​‍‌‍‍‌‌‍‌ ‌‍‍‌‌‍ ‍​‍​‍​ ‍‍​‍​‍‌ ​ ‌‍​‌‌‍ ‍‌‍‍‌‌ ‌​‌ ‍‌​‍ ‍‌‍‍‌‌‍ ​‍​‍​‍ ​​‍​‍‌‍‍​‌ ​‍‌‍‌‌‌‍‌‍​‍​‍​ ‍‍​‍​‍‌‍‍​‌ ‌​‌ ‌​‌ ​​‌ ​ ​ ‍‍​‍ ​‍ ‌‍​ ‌‍‍​‌‍‌‌‌‍ ​‌ ​ ‌‍‌‌‌‍​‌‌ ​​‌‍‍‌‌‍‌‌‌ ​‍‌ ​ ​‍ ‍‌ ​ ‌‍​‌‌‍ ‍‌‍‍‌‌ ‌​‌ ‍‌​‍ ‍‌ ​ ‌ ‌​‌ ‌‌‌‍‌​‌‍‍‌‌‍ ​‍ ‌‍‍‌‌‍ ‍‌ ‌​‌‍‌‌‌‍ ‍‌ ‌​​‍ ‌‍‌‌‌‍‌​‌‍‍‌‌ ‌​​‍ ‌‍ ‌‌‍ ‌‍‌​‌‍‌‌​ ‌‌ ​​‌ ​‍‌‍‌‌‌ ​ ‌‍‌‌‌‍ ‍‌ ‌​‌‍​‌‌ ‌​‌‍‍‌‌‍ ‌‍ ‍​ ‍ ‌‍‍‌‌‍‌​​ ‌‌‍‌‍‌‍ ‌‍ ‌ ‌​‌‍‌‌‌ ​‍​ ‍ ‌ ‌​‌ ‍‌‌ ​​‌‍‌‌​ ‌‌‍‌‍‌‍ ‌‍ ‌ ‌​‌‍‌‌‌ ​‍​ ‍ ‌ ​​‌‍​‌‌ ‌​‌‍‍​​ ‌‌‍​ ‌‍ ‌‍ ​‌ ‌‌‌‍ ‌‌‍ ‍‌ ​ ​‍‌‌​ ‌‌‌​​‍‌‌ ‌‍‍ ‌‍‌‌‌ ‍‌​‍‌‌​ ​ ‌​‌​​‍‌‌​ ​ ‌​‌​​‍‌‌​ ​‍​ ​‍‌‍‌‌‌‍​‍​ ​‍​ ‍​‌‍​ ​ ‌‌‌‍​ ‌‍​ ‌‍‌‌‌‍​‍‌‍​‌​ ​‌​‍‌‌​ ​‍​ ​‍​‍‌‌​ ‌‌‌​‌​​‍ ‍‌‍ ​‌‍‍‌‌‍ ‍‌‍‍ ‌ ​ ​‍‌‌​ ‌‌‌​​‍‌‌ ‌‍‍ ‌‍‌‌‌ ‍‌​‍‌‌​ ​ ‌​‌​​‍‌‌​ ​ ‌​‌​​‍‌‌​ ​‍​ ​‍​ ​‍​ ​ ​ ​ ‌‍​ ‌‍‌‌​ ‍​​ ‌‍​ ​‌​ ‌​‌‍​‌‌‍​ ​ ‍‌​‍‌‌​ ​‍​ ​‍​‍‌‌​ ‌‌‌​‌​​‍ ‍‌‍ ‍‌‍​‌‌‍ ‌‌‍‌‌​ ‌‍​‍‌‍​‌‌ ​ ‌‍‌‌‌‌‌‌‌ ​‍‌‍ ​​ ‌‌‍‍​‌ ‌​‌ ‌​‌ ​​‌ ​ ​‍‌‌​ ​ ‌​​‌​‍‌‌​ ​‍‌​‌‍​‍‌‌​ ​‍‌​‌‍‌‍​ ‌‍‍​‌‍‌‌‌‍ ​‌ ​ ‌‍‌‌‌‍​‌‌ ​​‌‍‍‌‌‍‌‌‌ ​‍‌ ​ ​‍ ‍‌ ​ ‌‍​‌‌‍ ‍‌‍‍‌‌ ‌​‌ ‍‌​‍ ‍‌ ​ ‌ ‌​‌ ‌‌‌‍‌​‌‍‍‌‌‍ ​‍‌‍‌‍‍‌‌‍‌​​ ‌‌‍‌‍‌‍ ‌‍ ‌ ‌​‌‍‌‌‌ ​‍​‍‌‍‌ ‌​‌ ‍‌‌ ​​‌‍‌‌​ ‌‌‍‌‍‌‍ ‌‍ ‌ ‌​‌‍‌‌‌ ​‍​‍‌‍‌ ​​‌‍​‌‌ ‌​‌‍‍​​ ‌‌‍​ ‌‍ ‌‍ ​‌ ‌‌‌‍ ‌‌‍ ‍‌ ​ ​‍‌‌​ ‌‌‌​​‍‌‌ ‌‍‍ ‌‍‌‌‌ ‍‌​‍‌‌​ ​ ‌​‌​​‍‌‌​ ​ ‌​‌​​‍‌‌​ ​‍​ ​‍‌‍‌‌‌‍​‍​ ​‍​ ‍​‌‍​ ​ ‌‌‌‍​ ‌‍​ ‌‍‌‌‌‍​‍‌‍​‌​ ​‌​‍‌‌​ ​‍​ ​‍​‍‌‌​ ‌‌‌​‌​​‍ ‍‌‍ ​‌‍‍‌‌‍ ‍‌‍‍ ‌ ​ ​‍‌‌​ ‌‌‌​​‍‌‌ ‌‍‍ ‌‍‌‌‌ ‍‌​‍‌‌​ ​ ‌​‌​​‍‌‌​ ​ ‌​‌​​‍‌‌​ ​‍​ ​‍​ ​‍​ ​ ​ ​ ‌‍​ ‌‍‌‌​ ‍​​ ‌‍​ ​‌​ ‌​‌‍​‌‌‍​ ​ ‍‌​‍‌‌​ ​‍​ ​‍​‍‌‌​ ‌‌‌​‌​​‍ ‍‌‍ ‍‌‍​‌‌‍ ‌‌‍‌‌​‍‌‍‌ ​​‌‍‌‌‌ ​‍‌ ​ ‌ ​​‌‍‌‌‌‍​ ‌ ‌​‌‍‍‌‌ ‌‍‌‍‌‌​ ‌‌ ​​‌ ‌‌‌‍​‍‌‍ ​‌‍‍‌‌ ​ ‌‍‍​‌‍‌‌‌‍‌​​‍​‍‌ ‌
Field House Manhattan​​​​‌ ‍ ​‍​‍‌‍ ‌ ​‍‌‍‍‌‌‍‌ ‌‍‍‌‌‍ ‍​‍​‍​ ‍‍​‍​‍‌ ​ ‌‍​‌‌‍ ‍‌‍‍‌‌ ‌​‌ ‍‌​‍ ‍‌‍‍‌‌‍ ​‍​‍​‍ ​​‍​‍‌‍‍​‌ ​‍‌‍‌‌‌‍‌‍​‍​‍​ ‍‍​‍​‍‌‍‍​‌ ‌​‌ ‌​‌ ​​‌ ​ ​ ‍‍​‍ ​‍ ‌‍​ ‌‍‍​‌‍‌‌‌‍ ​‌ ​ ‌‍‌‌‌‍​‌‌ ​​‌‍‍‌‌‍‌‌‌ ​‍‌ ​ ​‍ ‍‌ ​ ‌‍​‌‌‍ ‍‌‍‍‌‌ ‌​‌ ‍‌​‍ ‍‌ ​ ‌ ‌​‌ ‌‌‌‍‌​‌‍‍‌‌‍ ​‍ ‌‍‍‌‌‍ ‍‌ ‌​‌‍‌‌‌‍ ‍‌ ‌​​‍ ‌‍‌‌‌‍‌​‌‍‍‌‌ ‌​​‍ ‌‍ ‌‌‍ ‌‍‌​‌‍‌‌​ ‌‌ ​​‌ ​‍‌‍‌‌‌ ​ ‌‍‌‌‌‍ ‍‌ ‌​‌‍​‌‌ ‌​‌‍‍‌‌‍ ‌‍ ‍​ ‍ ‌‍‍‌‌‍‌​​ ‌‌‍‌‍‌‍ ‌‍ ‌ ‌​‌‍‌‌‌ ​‍​ ‍ ‌ ‌​‌ ‍‌‌ ​​‌‍‌‌​ ‌‌‍‌‍‌‍ ‌‍ ‌ ‌​‌‍‌‌‌ ​‍​ ‍ ‌ ​​‌‍​‌‌ ‌​‌‍‍​​ ‌‌‍​ ‌‍ ‌‍ ​‌ ‌‌‌‍ ‌‌‍ ‍‌ ​ ​‍‌‌​ ‌‌‌​​‍‌‌ ‌‍‍ ‌‍‌‌‌ ‍‌​‍‌‌​ ​ ‌​‌​​‍‌‌​ ​ ‌​‌​​‍‌‌​ ​‍​ ​‍‌‍‌‌‌‍​‍​ ​‍​ ‍​‌‍​ ​ ‌‌‌‍​ ‌‍​ ‌‍‌‌‌‍​‍‌‍​‌​ ​‌​‍‌‌​ ​‍​ ​‍​‍‌‌​ ‌‌‌​‌​​‍ ‍‌‍ ​‌‍‍‌‌‍ ‍‌‍‍ ‌ ​ ​‍‌‌​ ‌‌‌​​‍‌‌ ‌‍‍ ‌‍‌‌‌ ‍‌​‍‌‌​ ​ ‌​‌​​‍‌‌​ ​ ‌​‌​​‍‌‌​ ​‍​ ​‍​ ​‌​ ​ ​ ​‌‌‍​‍​ ​​​ ​‌‌‍​‌​ ‌ ​ ​‍​ ​‍​ ‌‍​ ‌​​‍‌‌​ ​‍​ ​‍​‍‌‌​ ‌‌‌​‌​​‍ ‍‌‍ ‍‌‍​‌‌‍ ‌‌‍‌‌​ ‌‍​‍‌‍​‌‌ ​ ‌‍‌‌‌‌‌‌‌ ​‍‌‍ ​​ ‌‌‍‍​‌ ‌​‌ ‌​‌ ​​‌ ​ ​‍‌‌​ ​ ‌​​‌​‍‌‌​ ​‍‌​‌‍​‍‌‌​ ​‍‌​‌‍‌‍​ ‌‍‍​‌‍‌‌‌‍ ​‌ ​ ‌‍‌‌‌‍​‌‌ ​​‌‍‍‌‌‍‌‌‌ ​‍‌ ​ ​‍ ‍‌ ​ ‌‍​‌‌‍ ‍‌‍‍‌‌ ‌​‌ ‍‌​‍ ‍‌ ​ ‌ ‌​‌ ‌‌‌‍‌​‌‍‍‌‌‍ ​‍‌‍‌‍‍‌‌‍‌​​ ‌‌‍‌‍‌‍ ‌‍ ‌ ‌​‌‍‌‌‌ ​‍​‍‌‍‌ ‌​‌ ‍‌‌ ​​‌‍‌‌​ ‌‌‍‌‍‌‍ ‌‍ ‌ ‌​‌‍‌‌‌ ​‍​‍‌‍‌ ​​‌‍​‌‌ ‌​‌‍‍​​ ‌‌‍​ ‌‍ ‌‍ ​‌ ‌‌‌‍ ‌‌‍ ‍‌ ​ ​‍‌‌​ ‌‌‌​​‍‌‌ ‌‍‍ ‌‍‌‌‌ ‍‌​‍‌‌​ ​ ‌​‌​​‍‌‌​ ​ ‌​‌​​‍‌‌​ ​‍​ ​‍‌‍‌‌‌‍​‍​ ​‍​ ‍​‌‍​ ​ ‌‌‌‍​ ‌‍​ ‌‍‌‌‌‍​‍‌‍​‌​ ​‌​‍‌‌​ ​‍​ ​‍​‍‌‌​ ‌‌‌​‌​​‍ ‍‌‍ ​‌‍‍‌‌‍ ‍‌‍‍ ‌ ​ ​‍‌‌​ ‌‌‌​​‍‌‌ ‌‍‍ ‌‍‌‌‌ ‍‌​‍‌‌​ ​ ‌​‌​​‍‌‌​ ​ ‌​‌​​‍‌‌​ ​‍​ ​‍​ ​‌​ ​ ​ ​‌‌‍​‍​ ​​​ ​‌‌‍​‌​ ‌ ​ ​‍​ ​‍​ ‌‍​ ‌​​‍‌‌​ ​‍​ ​‍​‍‌‌​ ‌‌‌​‌​​‍ ‍‌‍ ‍‌‍​‌‌‍ ‌‌‍‌‌​‍‌‍‌ ​​‌‍‌‌‌ ​‍‌ ​ ‌ ​​‌‍‌‌‌‍​ ‌ ‌​‌‍‍‌‌ ‌‍‌‍‌‌​ ‌‌ ​​‌ ‌‌‌‍​‍‌‍ ​‌‍‍‌‌ ​ ‌‍‍​‌‍‌‌‌‍‌​​‍​‍‌ ‌
Field House Brooklyn​​​​‌ ‍ ​‍​‍‌‍ ‌ ​‍‌‍‍‌‌‍‌ ‌‍‍‌‌‍ ‍​‍​‍​ ‍‍​‍​‍‌ ​ ‌‍​‌‌‍ ‍‌‍‍‌‌ ‌​‌ ‍‌​‍ ‍‌‍‍‌‌‍ ​‍​‍​‍ ​​‍​‍‌‍‍​‌ ​‍‌‍‌‌‌‍‌‍​‍​‍​ ‍‍​‍​‍‌‍‍​‌ ‌​‌ ‌​‌ ​​‌ ​ ​ ‍‍​‍ ​‍ ‌‍​ ‌‍‍​‌‍‌‌‌‍ ​‌ ​ ‌‍‌‌‌‍​‌‌ ​​‌‍‍‌‌‍‌‌‌ ​‍‌ ​ ​‍ ‍‌ ​ ‌‍​‌‌‍ ‍‌‍‍‌‌ ‌​‌ ‍‌​‍ ‍‌ ​ ‌ ‌​‌ ‌‌‌‍‌​‌‍‍‌‌‍ ​‍ ‌‍‍‌‌‍ ‍‌ ‌​‌‍‌‌‌‍ ‍‌ ‌​​‍ ‌‍‌‌‌‍‌​‌‍‍‌‌ ‌​​‍ ‌‍ ‌‌‍ ‌‍‌​‌‍‌‌​ ‌‌ ​​‌ ​‍‌‍‌‌‌ ​ ‌‍‌‌‌‍ ‍‌ ‌​‌‍​‌‌ ‌​‌‍‍‌‌‍ ‌‍ ‍​ ‍ ‌‍‍‌‌‍‌​​ ‌‌‍‌‍‌‍ ‌‍ ‌ ‌​‌‍‌‌‌ ​‍​ ‍ ‌ ‌​‌ ‍‌‌ ​​‌‍‌‌​ ‌‌‍‌‍‌‍ ‌‍ ‌ ‌​‌‍‌‌‌ ​‍​ ‍ ‌ ​​‌‍​‌‌ ‌​‌‍‍​​ ‌‌‍​ ‌‍ ‌‍ ​‌ ‌‌‌‍ ‌‌‍ ‍‌ ​ ​‍‌‌​ ‌‌‌​​‍‌‌ ‌‍‍ ‌‍‌‌‌ ‍‌​‍‌‌​ ​ ‌​‌​​‍‌‌​ ​ ‌​‌​​‍‌‌​ ​‍​ ​‍‌‍‌‌‌‍​‍​ ​‍​ ‍​‌‍​ ​ ‌‌‌‍​ ‌‍​ ‌‍‌‌‌‍​‍‌‍​‌​ ​‌​‍‌‌​ ​‍​ ​‍​‍‌‌​ ‌‌‌​‌​​‍ ‍‌‍ ​‌‍‍‌‌‍ ‍‌‍‍ ‌ ​ ​‍‌‌​ ‌‌‌​​‍‌‌ ‌‍‍ ‌‍‌‌‌ ‍‌​‍‌‌​ ​ ‌​‌​​‍‌‌​ ​ ‌​‌​​‍‌‌​ ​‍​ ​‍​ ‌‍​ ‍​​ ‌ ‌‍‌​​ ​‌​ ​‍​ ‌‌​ ‌‍​ ​‍​ ​‌‌‍​ ​ ​‌​‍‌‌​ ​‍​ ​‍​‍‌‌​ ‌‌‌​‌​​‍ ‍‌‍ ‍‌‍​‌‌‍ ‌‌‍‌‌​ ‌‍​‍‌‍​‌‌ ​ ‌‍‌‌‌‌‌‌‌ ​‍‌‍ ​​ ‌‌‍‍​‌ ‌​‌ ‌​‌ ​​‌ ​ ​‍‌‌​ ​ ‌​​‌​‍‌‌​ ​‍‌​‌‍​‍‌‌​ ​‍‌​‌‍‌‍​ ‌‍‍​‌‍‌‌‌‍ ​‌ ​ ‌‍‌‌‌‍​‌‌ ​​‌‍‍‌‌‍‌‌‌ ​‍‌ ​ ​‍ ‍‌ ​ ‌‍​‌‌‍ ‍‌‍‍‌‌ ‌​‌ ‍‌​‍ ‍‌ ​ ‌ ‌​‌ ‌‌‌‍‌​‌‍‍‌‌‍ ​‍‌‍‌‍‍‌‌‍‌​​ ‌‌‍‌‍‌‍ ‌‍ ‌ ‌​‌‍‌‌‌ ​‍​‍‌‍‌ ‌​‌ ‍‌‌ ​​‌‍‌‌​ ‌‌‍‌‍‌‍ ‌‍ ‌ ‌​‌‍‌‌‌ ​‍​‍‌‍‌ ​​‌‍​‌‌ ‌​‌‍‍​​ ‌‌‍​ ‌‍ ‌‍ ​‌ ‌‌‌‍ ‌‌‍ ‍‌ ​ ​‍‌‌​ ‌‌‌​​‍‌‌ ‌‍‍ ‌‍‌‌‌ ‍‌​‍‌‌​ ​ ‌​‌​​‍‌‌​ ​ ‌​‌​​‍‌‌​ ​‍​ ​‍‌‍‌‌‌‍​‍​ ​‍​ ‍​‌‍​ ​ ‌‌‌‍​ ‌‍​ ‌‍‌‌‌‍​‍‌‍​‌​ ​‌​‍‌‌​ ​‍​ ​‍​‍‌‌​ ‌‌‌​‌​​‍ ‍‌‍ ​‌‍‍‌‌‍ ‍‌‍‍ ‌ ​ ​‍‌‌​ ‌‌‌​​‍‌‌ ‌‍‍ ‌‍‌‌‌ ‍‌​‍‌‌​ ​ ‌​‌​​‍‌‌​ ​ ‌​‌​​‍‌‌​ ​‍​ ​‍​ ‌‍​ ‍​​ ‌ ‌‍‌​​ ​‌​ ​‍​ ‌‌​ ‌‍​ ​‍​ ​‌‌‍​ ​ ​‌​‍‌‌​ ​‍​ ​‍​‍‌‌​ ‌‌‌​‌​​‍ ‍‌‍ ‍‌‍​‌‌‍ ‌‌‍‌‌​‍‌‍‌ ​​‌‍‌‌‌ ​‍‌ ​ ‌ ​​‌‍‌‌‌‍​ ‌ ‌​‌‍‍‌‌ ‌‍‌‍‌‌​ ‌‌ ​​‌ ‌‌‌‍​‍‌‍ ​‌‍‍‌‌ ​ ‌‍‍​‌‍‌‌‌‍‌​​‍​‍‌ ‌
Sky Rink​​​​‌ ‍ ​‍​‍‌‍ ‌ ​‍‌‍‍‌‌‍‌ ‌‍‍‌‌‍ ‍​‍​‍​ ‍‍​‍​‍‌ ​ ‌‍​‌‌‍ ‍‌‍‍‌‌ ‌​‌ ‍‌​‍ ‍‌‍‍‌‌‍ ​‍​‍​‍ ​​‍​‍‌‍‍​‌ ​‍‌‍‌‌‌‍‌‍​‍​‍​ ‍‍​‍​‍‌‍‍​‌ ‌​‌ ‌​‌ ​​‌ ​ ​ ‍‍​‍ ​‍ ‌‍​ ‌‍‍​‌‍‌‌‌‍ ​‌ ​ ‌‍‌‌‌‍​‌‌ ​​‌‍‍‌‌‍‌‌‌ ​‍‌ ​ ​‍ ‍‌ ​ ‌‍​‌‌‍ ‍‌‍‍‌‌ ‌​‌ ‍‌​‍ ‍‌ ​ ‌ ‌​‌ ‌‌‌‍‌​‌‍‍‌‌‍ ​‍ ‌‍‍‌‌‍ ‍‌ ‌​‌‍‌‌‌‍ ‍‌ ‌​​‍ ‌‍‌‌‌‍‌​‌‍‍‌‌ ‌​​‍ ‌‍ ‌‌‍ ‌‍‌​‌‍‌‌​ ‌‌ ​​‌ ​‍‌‍‌‌‌ ​ ‌‍‌‌‌‍ ‍‌ ‌​‌‍​‌‌ ‌​‌‍‍‌‌‍ ‌‍ ‍​ ‍ ‌‍‍‌‌‍‌​​ ‌‌‍‌‍‌‍ ‌‍ ‌ ‌​‌‍‌‌‌ ​‍​ ‍ ‌ ‌​‌ ‍‌‌ ​​‌‍‌‌​ ‌‌‍‌‍‌‍ ‌‍ ‌ ‌​‌‍‌‌‌ ​‍​ ‍ ‌ ​​‌‍​‌‌ ‌​‌‍‍​​ ‌‌‍​ ‌‍ ‌‍ ​‌ ‌‌‌‍ ‌‌‍ ‍‌ ​ ​‍‌‌​ ‌‌‌​​‍‌‌ ‌‍‍ ‌‍‌‌‌ ‍‌​‍‌‌​ ​ ‌​‌​​‍‌‌​ ​ ‌​‌​​‍‌‌​ ​‍​ ​‍‌‍‌‌‌‍​‍​ ​‍​ ‍​‌‍​ ​ ‌‌‌‍​ ‌‍​ ‌‍‌‌‌‍​‍‌‍​‌​ ​‌​‍‌‌​ ​‍​ ​‍​‍‌‌​ ‌‌‌​‌​​‍ ‍‌‍ ​‌‍‍‌‌‍ ‍‌‍‍ ‌ ​ ​‍‌‌​ ‌‌‌​​‍‌‌ ‌‍‍ ‌‍‌‌‌ ‍‌​‍‌‌​ ​ ‌​‌​​‍‌‌​ ​ ‌​‌​​‍‌‌​ ​‍​ ​‍​ ‌​​ ‌ ‌‍‌‍‌‍‌‍​ ​​​ ‌‍​ ‌‌​ ‌​‌‍‌​‌‍‌​​ ​‌‌‍​‍​‍‌‌​ ​‍​ ​‍​‍‌‌​ ‌‌‌​‌​​‍ ‍‌‍ ‍‌‍​‌‌‍ ‌‌‍‌‌​ ‌‍​‍‌‍​‌‌ ​ ‌‍‌‌‌‌‌‌‌ ​‍‌‍ ​​ ‌‌‍‍​‌ ‌​‌ ‌​‌ ​​‌ ​ ​‍‌‌​ ​ ‌​​‌​‍‌‌​ ​‍‌​‌‍​‍‌‌​ ​‍‌​‌‍‌‍​ ‌‍‍​‌‍‌‌‌‍ ​‌ ​ ‌‍‌‌‌‍​‌‌ ​​‌‍‍‌‌‍‌‌‌ ​‍‌ ​ ​‍ ‍‌ ​ ‌‍​‌‌‍ ‍‌‍‍‌‌ ‌​‌ ‍‌​‍ ‍‌ ​ ‌ ‌​‌ ‌‌‌‍‌​‌‍‍‌‌‍ ​‍‌‍‌‍‍‌‌‍‌​​ ‌‌‍‌‍‌‍ ‌‍ ‌ ‌​‌‍‌‌‌ ​‍​‍‌‍‌ ‌​‌ ‍‌‌ ​​‌‍‌‌​ ‌‌‍‌‍‌‍ ‌‍ ‌ ‌​‌‍‌‌‌ ​‍​‍‌‍‌ ​​‌‍​‌‌ ‌​‌‍‍​​ ‌‌‍​ ‌‍ ‌‍ ​‌ ‌‌‌‍ ‌‌‍ ‍‌ ​ ​‍‌‌​ ‌‌‌​​‍‌‌ ‌‍‍ ‌‍‌‌‌ ‍‌​‍‌‌​ ​ ‌​‌​​‍‌‌​ ​ ‌​‌​​‍‌‌​ ​‍​ ​‍‌‍‌‌‌‍​‍​ ​‍​ ‍​‌‍​ ​ ‌‌‌‍​ ‌‍​ ‌‍‌‌‌‍​‍‌‍​‌​ ​‌​‍‌‌​ ​‍​ ​‍​‍‌‌​ ‌‌‌​‌​​‍ ‍‌‍ ​‌‍‍‌‌‍ ‍‌‍‍ ‌ ​ ​‍‌‌​ ‌‌‌​​‍‌‌ ‌‍‍ ‌‍‌‌‌ ‍‌​‍‌‌​ ​ ‌​‌​​‍‌‌​ ​ ‌​‌​​‍‌‌​ ​‍​ ​‍​ ‌​​ ‌ ‌‍‌‍‌‍‌‍​ ​​​ ‌‍​ ‌‌​ ‌​‌‍‌​‌‍‌​​ ​‌‌‍​‍​‍‌‌​ ​‍​ ​‍​‍‌‌​ ‌‌‌​‌​​‍ ‍‌‍ ‍‌‍​‌‌‍ ‌‌‍‌‌​‍‌‍‌ ​​‌‍‌‌‌ ​‍‌ ​ ‌ ​​‌‍‌‌‌‍​ ‌ ‌​‌‍‍‌‌ ‌‍‌‍‌‌​ ‌‌ ​​‌ ‌‌‌‍​‍‌‍ ​‌‍‍‌‌ ​ ‌‍‍​‌‍‌‌‌‍‌​​‍​‍‌ ‌
Swim​​​​‌ ‍ ​‍​‍‌‍ ‌ ​‍‌‍‍‌‌‍‌ ‌‍‍‌‌‍ ‍​‍​‍​ ‍‍​‍​‍‌ ​ ‌‍​‌‌‍ ‍‌‍‍‌‌ ‌​‌ ‍‌​‍ ‍‌‍‍‌‌‍ ​‍​‍​‍ ​​‍​‍‌‍‍​‌ ​‍‌‍‌‌‌‍‌‍​‍​‍​ ‍‍​‍​‍‌‍‍​‌ ‌​‌ ‌​‌ ​​‌ ​ ​ ‍‍​‍ ​‍ ‌‍​ ‌‍‍​‌‍‌‌‌‍ ​‌ ​ ‌‍‌‌‌‍​‌‌ ​​‌‍‍‌‌‍‌‌‌ ​‍‌ ​ ​‍ ‍‌ ​ ‌‍​‌‌‍ ‍‌‍‍‌‌ ‌​‌ ‍‌​‍ ‍‌ ​ ‌ ‌​‌ ‌‌‌‍‌​‌‍‍‌‌‍ ​‍ ‌‍‍‌‌‍ ‍‌ ‌​‌‍‌‌‌‍ ‍‌ ‌​​‍ ‌‍‌‌‌‍‌​‌‍‍‌‌ ‌​​‍ ‌‍ ‌‌‍ ‌‍‌​‌‍‌‌​ ‌‌ ​​‌ ​‍‌‍‌‌‌ ​ ‌‍‌‌‌‍ ‍‌ ‌​‌‍​‌‌ ‌​‌‍‍‌‌‍ ‌‍ ‍​ ‍ ‌‍‍‌‌‍‌​​ ‌‌‍‌‍‌‍ ‌‍ ‌ ‌​‌‍‌‌‌ ​‍​ ‍ ‌ ‌​‌ ‍‌‌ ​​‌‍‌‌​ ‌‌‍‌‍‌‍ ‌‍ ‌ ‌​‌‍‌‌‌ ​‍​ ‍ ‌ ​​‌‍​‌‌ ‌​‌‍‍​​ ‌‌‍​ ‌‍ ‌‍ ​‌ ‌‌‌‍ ‌‌‍ ‍‌ ​ ​‍‌‌​ ‌‌‌​​‍‌‌ ‌‍‍ ‌‍‌‌‌ ‍‌​‍‌‌​ ​ ‌​‌​​‍‌‌​ ​ ‌​‌​​‍‌‌​ ​‍​ ​‍‌‍‌‌‌‍​‍​ ​‍​ ‍​‌‍​ ​ ‌‌‌‍​ ‌‍​ ‌‍‌‌‌‍​‍‌‍​‌​ ​‌​‍‌‌​ ​‍​ ​‍​‍‌‌​ ‌‌‌​‌​​‍ ‍‌‍ ​‌‍‍‌‌‍ ‍‌‍‍ ‌ ​ ​‍‌‌​ ‌‌‌​​‍‌‌ ‌‍‍ ‌‍‌‌‌ ‍‌​‍‌‌​ ​ ‌​‌​​‍‌‌​ ​ ‌​‌​​‍‌‌​ ​‍​ ​‍‌‍‌‍‌‍‌‍​ ​​​ ‌‌​ ‌‌​ ‌​​ ​‍‌‍​ ​ ​‌​ ​ ‌‍​ ‌‍​‌‌‍​ ‌‍‌‌​ ‌‍​ ​‌​ ​ ‌‍​ ‌‍​‍​ ‌​​ ‍​‌‍‌​​ ‍​​ ‌‍​ ‌‌‌‍​‍​ ‌​​ ‌​​ ​‌​ ‍‌​ ‍‌‌‍​ ​‍‌‌​ ​‍​ ​‍​‍‌‌​ ‌‌‌​‌​​‍ ‍‌‍ ‍‌‍​‌‌‍ ‌‌‍‌‌​ ‌‍​‍‌‍​‌‌ ​ ‌‍‌‌‌‌‌‌‌ ​‍‌‍ ​​ ‌‌‍‍​‌ ‌​‌ ‌​‌ ​​‌ ​ ​‍‌‌​ ​ ‌​​‌​‍‌‌​ ​‍‌​‌‍​‍‌‌​ ​‍‌​‌‍‌‍​ ‌‍‍​‌‍‌‌‌‍ ​‌ ​ ‌‍‌‌‌‍​‌‌ ​​‌‍‍‌‌‍‌‌‌ ​‍‌ ​ ​‍ ‍‌ ​ ‌‍​‌‌‍ ‍‌‍‍‌‌ ‌​‌ ‍‌​‍ ‍‌ ​ ‌ ‌​‌ ‌‌‌‍‌​‌‍‍‌‌‍ ​‍‌‍‌‍‍‌‌‍‌​​ ‌‌‍‌‍‌‍ ‌‍ ‌ ‌​‌‍‌‌‌ ​‍​‍‌‍‌ ‌​‌ ‍‌‌ ​​‌‍‌‌​ ‌‌‍‌‍‌‍ ‌‍ ‌ ‌​‌‍‌‌‌ ​‍​‍‌‍‌ ​​‌‍​‌‌ ‌​‌‍‍​​ ‌‌‍​ ‌‍ ‌‍ ​‌ ‌‌‌‍ ‌‌‍ ‍‌ ​ ​‍‌‌​ ‌‌‌​​‍‌‌ ‌‍‍ ‌‍‌‌‌ ‍‌​‍‌‌​ ​ ‌​‌​​‍‌‌​ ​ ‌​‌​​‍‌‌​ ​‍​ ​‍‌‍‌‌‌‍​‍​ ​‍​ ‍​‌‍​ ​ ‌‌‌‍​ ‌‍​ ‌‍‌‌‌‍​‍‌‍​‌​ ​‌​‍‌‌​ ​‍​ ​‍​‍‌‌​ ‌‌‌​‌​​‍ ‍‌‍ ​‌‍‍‌‌‍ ‍‌‍‍ ‌ ​ ​‍‌‌​ ‌‌‌​​‍‌‌ ‌‍‍ ‌‍‌‌‌ ‍‌​‍‌‌​ ​ ‌​‌​​‍‌‌​ ​ ‌​‌​​‍‌‌​ ​‍​ ​‍‌‍‌‍‌‍‌‍​ ​​​ ‌‌​ ‌‌​ ‌​​ ​‍‌‍​ ​ ​‌​ ​ ‌‍​ ‌‍​‌‌‍​ ‌‍‌‌​ ‌‍​ ​‌​ ​ ‌‍​ ‌‍​‍​ ‌​​ ‍​‌‍‌​​ ‍​​ ‌‍​ ‌‌‌‍​‍​ ‌​​ ‌​​ ​‌​ ‍‌​ ‍‌‌‍​ ​‍‌‌​ ​‍​ ​‍​‍‌‌​ ‌‌‌​‌​​‍ ‍‌‍ ‍‌‍​‌‌‍ ‌‌‍‌‌​‍‌‍‌ ​​‌‍‌‌‌ ​‍‌ ​ ‌ ​​‌‍‌‌‌‍​ ‌ ‌​‌‍‍‌‌ ‌‍‌‍‌‌​ ‌‌ ​​‌ ‌‌‌‍​‍‌‍ ​‌‍‍‌‌ ​ ‌‍‍​‌‍‌‌‌‍‌​​‍​‍‌ ‌
Golf Club​​​​‌ ‍ ​‍​‍‌‍ ‌ ​‍‌‍‍‌‌‍‌ ‌‍‍‌‌‍ ‍​‍​‍​ ‍‍​‍​‍‌ ​ ‌‍​‌‌‍ ‍‌‍‍‌‌ ‌​‌ ‍‌​‍ ‍‌‍‍‌‌‍ ​‍​‍​‍ ​​‍​‍‌‍‍​‌ ​‍‌‍‌‌‌‍‌‍​‍​‍​ ‍‍​‍​‍‌‍‍​‌ ‌​‌ ‌​‌ ​​‌ ​ ​ ‍‍​‍ ​‍ ‌‍​ ‌‍‍​‌‍‌‌‌‍ ​‌ ​ ‌‍‌‌‌‍​‌‌ ​​‌‍‍‌‌‍‌‌‌ ​‍‌ ​ ​‍ ‍‌ ​ ‌‍​‌‌‍ ‍‌‍‍‌‌ ‌​‌ ‍‌​‍ ‍‌ ​ ‌ ‌​‌ ‌‌‌‍‌​‌‍‍‌‌‍ ​‍ ‌‍‍‌‌‍ ‍‌ ‌​‌‍‌‌‌‍ ‍‌ ‌​​‍ ‌‍‌‌‌‍‌​‌‍‍‌‌ ‌​​‍ ‌‍ ‌‌‍ ‌‍‌​‌‍‌‌​ ‌‌ ​​‌ ​‍‌‍‌‌‌ ​ ‌‍‌‌‌‍ ‍‌ ‌​‌‍​‌‌ ‌​‌‍‍‌‌‍ ‌‍ ‍​ ‍ ‌‍‍‌‌‍‌​​ ‌‌‍‌‍‌‍ ‌‍ ‌ ‌​‌‍‌‌‌ ​‍​ ‍ ‌ ‌​‌ ‍‌‌ ​​‌‍‌‌​ ‌‌‍‌‍‌‍ ‌‍ ‌ ‌​‌‍‌‌‌ ​‍​ ‍ ‌ ​​‌‍​‌‌ ‌​‌‍‍​​ ‌‌‍​ ‌‍ ‌‍ ​‌ ‌‌‌‍ ‌‌‍ ‍‌ ​ ​‍‌‌​ ‌‌‌​​‍‌‌ ‌‍‍ ‌‍‌‌‌ ‍‌​‍‌‌​ ​ ‌​‌​​‍‌‌​ ​ ‌​‌​​‍‌‌​ ​‍​ ​‍‌‍‌‌‌‍​‍​ ​‍​ ‍​‌‍​ ​ ‌‌‌‍​ ‌‍​ ‌‍‌‌‌‍​‍‌‍​‌​ ​‌​‍‌‌​ ​‍​ ​‍​‍‌‌​ ‌‌‌​‌​​‍ ‍‌‍ ​‌‍‍‌‌‍ ‍‌‍‍ ‌ ​ ​‍‌‌​ ‌‌‌​​‍‌‌ ‌‍‍ ‌‍‌‌‌ ‍‌​‍‌‌​ ​ ‌​‌​​‍‌‌​ ​ ‌​‌​​‍‌‌​ ​‍​ ​‍​ ‌​‌‍‌‌​ ‌‍‌‍‌​​ ​‍​ ‌‍​ ​‍‌‍‌‍‌‍​‌‌‍​ ‌‍​ ‌‍​ ​‍‌‌​ ​‍​ ​‍​‍‌‌​ ‌‌‌​‌​​‍ ‍‌‍ ‍‌‍​‌‌‍ ‌‌‍‌‌​ ‌‍​‍‌‍​‌‌ ​ ‌‍‌‌‌‌‌‌‌ ​‍‌‍ ​​ ‌‌‍‍​‌ ‌​‌ ‌​‌ ​​‌ ​ ​‍‌‌​ ​ ‌​​‌​‍‌‌​ ​‍‌​‌‍​‍‌‌​ ​‍‌​‌‍‌‍​ ‌‍‍​‌‍‌‌‌‍ ​‌ ​ ‌‍‌‌‌‍​‌‌ ​​‌‍‍‌‌‍‌‌‌ ​‍‌ ​ ​‍ ‍‌ ​ ‌‍​‌‌‍ ‍‌‍‍‌‌ ‌​‌ ‍‌​‍ ‍‌ ​ ‌ ‌​‌ ‌‌‌‍‌​‌‍‍‌‌‍ ​‍‌‍‌‍‍‌‌‍‌​​ ‌‌‍‌‍‌‍ ‌‍ ‌ ‌​‌‍‌‌‌ ​‍​‍‌‍‌ ‌​‌ ‍‌‌ ​​‌‍‌‌​ ‌‌‍‌‍‌‍ ‌‍ ‌ ‌​‌‍‌‌‌ ​‍​‍‌‍‌ ​​‌‍​‌‌ ‌​‌‍‍​​ ‌‌‍​ ‌‍ ‌‍ ​‌ ‌‌‌‍ ‌‌‍ ‍‌ ​ ​‍‌‌​ ‌‌‌​​‍‌‌ ‌‍‍ ‌‍‌‌‌ ‍‌​‍‌‌​ ​ ‌​‌​​‍‌‌​ ​ ‌​‌​​‍‌‌​ ​‍​ ​‍‌‍‌‌‌‍​‍​ ​‍​ ‍​‌‍​ ​ ‌‌‌‍​ ‌‍​ ‌‍‌‌‌‍​‍‌‍​‌​ ​‌​‍‌‌​ ​‍​ ​‍​‍‌‌​ ‌‌‌​‌​​‍ ‍‌‍ ​‌‍‍‌‌‍ ‍‌‍‍ ‌ ​ ​‍‌‌​ ‌‌‌​​‍‌‌ ‌‍‍ ‌‍‌‌‌ ‍‌​‍‌‌​ ​ ‌​‌​​‍‌‌​ ​ ‌​‌​​‍‌‌​ ​‍​ ​‍​ ‌​‌‍‌‌​ ‌‍‌‍‌​​ ​‍​ ‌‍​ ​‍‌‍‌‍‌‍​‌‌‍​ ‌‍​ ‌‍​ ​‍‌‌​ ​‍​ ​‍​‍‌‌​ ‌‌‌​‌​​‍ ‍‌‍ ‍‌‍​‌‌‍ ‌‌‍‌‌​‍‌‍‌ ​​‌‍‌‌‌ ​‍‌ ​ ‌ ​​‌‍‌‌‌‍​ ‌ ‌​‌‍‍‌‌ ‌‍‌‍‌‌​ ‌‌ ​​‌ ‌‌‌‍​‍‌‍ ​‌‍‍‌‌ ​ ‌‍‍​‌‍‌‌‌‍‌​​‍​‍‌ ‌
Athletic Club​​​​‌ ‍ ​‍​‍‌‍ ‌ ​‍‌‍‍‌‌‍‌ ‌‍‍‌‌‍ ‍​‍​‍​ ‍‍​‍​‍‌ ​ ‌‍​‌‌‍ ‍‌‍‍‌‌ ‌​‌ ‍‌​‍ ‍‌‍‍‌‌‍ ​‍​‍​‍ ​​‍​‍‌‍‍​‌ ​‍‌‍‌‌‌‍‌‍​‍​‍​ ‍‍​‍​‍‌‍‍​‌ ‌​‌ ‌​‌ ​​‌ ​ ​ ‍‍​‍ ​‍ ‌‍​ ‌‍‍​‌‍‌‌‌‍ ​‌ ​ ‌‍‌‌‌‍​‌‌ ​​‌‍‍‌‌‍‌‌‌ ​‍‌ ​ ​‍ ‍‌ ​ ‌‍​‌‌‍ ‍‌‍‍‌‌ ‌​‌ ‍‌​‍ ‍‌ ​ ‌ ‌​‌ ‌‌‌‍‌​‌‍‍‌‌‍ ​‍ ‌‍‍‌‌‍ ‍‌ ‌​‌‍‌‌‌‍ ‍‌ ‌​​‍ ‌‍‌‌‌‍‌​‌‍‍‌‌ ‌​​‍ ‌‍ ‌‌‍ ‌‍‌​‌‍‌‌​ ‌‌ ​​‌ ​‍‌‍‌‌‌ ​ ‌‍‌‌‌‍ ‍‌ ‌​‌‍​‌‌ ‌​‌‍‍‌‌‍ ‌‍ ‍​ ‍ ‌‍‍‌‌‍‌​​ ‌‌‍‌‍‌‍ ‌‍ ‌ ‌​‌‍‌‌‌ ​‍​ ‍ ‌ ‌​‌ ‍‌‌ ​​‌‍‌‌​ ‌‌‍‌‍‌‍ ‌‍ ‌ ‌​‌‍‌‌‌ ​‍​ ‍ ‌ ​​‌‍​‌‌ ‌​‌‍‍​​ ‌‌‍​ ‌‍ ‌‍ ​‌ ‌‌‌‍ ‌‌‍ ‍‌ ​ ​‍‌‌​ ‌‌‌​​‍‌‌ ‌‍‍ ‌‍‌‌‌ ‍‌​‍‌‌​ ​ ‌​‌​​‍‌‌​ ​ ‌​‌​​‍‌‌​ ​‍​ ​‍‌‍‌‌‌‍​‍​ ​‍​ ‍​‌‍​ ​ ‌‌‌‍​ ‌‍​ ‌‍‌‌‌‍​‍‌‍​‌​ ​‌​‍‌‌​ ​‍​ ​‍​‍‌‌​ ‌‌‌​‌​​‍ ‍‌‍ ​‌‍‍‌‌‍ ‍‌‍‍ ‌ ​ ​‍‌‌​ ‌‌‌​​‍‌‌ ‌‍‍ ‌‍‌‌‌ ‍‌​‍‌‌​ ​ ‌​‌​​‍‌‌​ ​ ‌​‌​​‍‌‌​ ​‍​ ​‍​ ‍​‌‍​‌​ ​ ​ ‌​‌‍​‌​ ‌ ‌‍‌​‌‍​‌​ ​ ​ ‍​‌‍‌‌‌‍​ ​‍‌‌​ ​‍​ ​‍​‍‌‌​ ‌‌‌​‌​​‍ ‍‌‍ ‍‌‍​‌‌‍ ‌‌‍‌‌​ ‌‍​‍‌‍​‌‌ ​ ‌‍‌‌‌‌‌‌‌ ​‍‌‍ ​​ ‌‌‍‍​‌ ‌​‌ ‌​‌ ​​‌ ​ ​‍‌‌​ ​ ‌​​‌​‍‌‌​ ​‍‌​‌‍​‍‌‌​ ​‍‌​‌‍‌‍​ ‌‍‍​‌‍‌‌‌‍ ​‌ ​ ‌‍‌‌‌‍​‌‌ ​​‌‍‍‌‌‍‌‌‌ ​‍‌ ​ ​‍ ‍‌ ​ ‌‍​‌‌‍ ‍‌‍‍‌‌ ‌​‌ ‍‌​‍ ‍‌ ​ ‌ ‌​‌ ‌‌‌‍‌​‌‍‍‌‌‍ ​‍‌‍‌‍‍‌‌‍‌​​ ‌‌‍‌‍‌‍ ‌‍ ‌ ‌​‌‍‌‌‌ ​‍​‍‌‍‌ ‌​‌ ‍‌‌ ​​‌‍‌‌​ ‌‌‍‌‍‌‍ ‌‍ ‌ ‌​‌‍‌‌‌ ​‍​‍‌‍‌ ​​‌‍​‌‌ ‌​‌‍‍​​ ‌‌‍​ ‌‍ ‌‍ ​‌ ‌‌‌‍ ‌‌‍ ‍‌ ​ ​‍‌‌​ ‌‌‌​​‍‌‌ ‌‍‍ ‌‍‌‌‌ ‍‌​‍‌‌​ ​ ‌​‌​​‍‌‌​ ​ ‌​‌​​‍‌‌​ ​‍​ ​‍‌‍‌‌‌‍​‍​ ​‍​ ‍​‌‍​ ​ ‌‌‌‍​ ‌‍​ ‌‍‌‌‌‍​‍‌‍​‌​ ​‌​‍‌‌​ ​‍​ ​‍​‍‌‌​ ‌‌‌​‌​​‍ ‍‌‍ ​‌‍‍‌‌‍ ‍‌‍‍ ‌ ​ ​‍‌‌​ ‌‌‌​​‍‌‌ ‌‍‍ ‌‍‌‌‌ ‍‌​‍‌‌​ ​ ‌​‌​​‍‌‌​ ​ ‌​‌​​‍‌‌​ ​‍​ ​‍​ ‍​‌‍​‌​ ​ ​ ‌​‌‍​‌​ ‌ ‌‍‌​‌‍​‌​ ​ ​ ‍​‌‍‌‌‌‍​ ​‍‌‌​ ​‍​ ​‍​‍‌‌​ ‌‌‌​‌​​‍ ‍‌‍ ‍‌‍​‌‌‍ ‌‌‍‌‌​‍‌‍‌ ​​‌‍‌‌‌ ​‍‌ ​ ‌ ​​‌‍‌‌‌‍​ ‌ ‌​‌‍‍‌‌ ‌‍‌‍‌‌​ ‌‌ ​​‌ ‌‌‌‍​‍‌‍ ​‌‍‍‌‌ ​ ‌‍‍​‌‍‌‌‌‍‌​​‍​‍‌ ‌
Marina​​​​‌ ‍ ​‍​‍‌‍ ‌ ​‍‌‍‍‌‌‍‌ ‌‍‍‌‌‍ ‍​‍​‍​ ‍‍​‍​‍‌ ​ ‌‍​‌‌‍ ‍‌‍‍‌‌ ‌​‌ ‍‌​‍ ‍‌‍‍‌‌‍ ​‍​‍​‍ ​​‍​‍‌‍‍​‌ ​‍‌‍‌‌‌‍‌‍​‍​‍​ ‍‍​‍​‍‌‍‍​‌ ‌​‌ ‌​‌ ​​‌ ​ ​ ‍‍​‍ ​‍ ‌‍​ ‌‍‍​‌‍‌‌‌‍ ​‌ ​ ‌‍‌‌‌‍​‌‌ ​​‌‍‍‌‌‍‌‌‌ ​‍‌ ​ ​‍ ‍‌ ​ ‌‍​‌‌‍ ‍‌‍‍‌‌ ‌​‌ ‍‌​‍ ‍‌ ​ ‌ ‌​‌ ‌‌‌‍‌​‌‍‍‌‌‍ ​‍ ‌‍‍‌‌‍ ‍‌ ‌​‌‍‌‌‌‍ ‍‌ ‌​​‍ ‌‍‌‌‌‍‌​‌‍‍‌‌ ‌​​‍ ‌‍ ‌‌‍ ‌‍‌​‌‍‌‌​ ‌‌ ​​‌ ​‍‌‍‌‌‌ ​ ‌‍‌‌‌‍ ‍‌ ‌​‌‍​‌‌ ‌​‌‍‍‌‌‍ ‌‍ ‍​ ‍ ‌‍‍‌‌‍‌​​ ‌‌‍‌‍‌‍ ‌‍ ‌ ‌​‌‍‌‌‌ ​‍​ ‍ ‌ ‌​‌ ‍‌‌ ​​‌‍‌‌​ ‌‌‍‌‍‌‍ ‌‍ ‌ ‌​‌‍‌‌‌ ​‍​ ‍ ‌ ​​‌‍​‌‌ ‌​‌‍‍​​ ‌‌‍​ ‌‍ ‌‍ ​‌ ‌‌‌‍ ‌‌‍ ‍‌ ​ ​‍‌‌​ ‌‌‌​​‍‌‌ ‌‍‍ ‌‍‌‌‌ ‍‌​‍‌‌​ ​ ‌​‌​​‍‌‌​ ​ ‌​‌​​‍‌‌​ ​‍​ ​‍‌‍‌‌‌‍​‍​ ​‍​ ‍​‌‍​ ​ ‌‌‌‍​ ‌‍​ ‌‍‌‌‌‍​‍‌‍​‌​ ​‌​‍‌‌​ ​‍​ ​‍​‍‌‌​ ‌‌‌​‌​​‍ ‍‌‍ ​‌‍‍‌‌‍ ‍‌‍‍ ‌ ​ ​‍‌‌​ ‌‌‌​​‍‌‌ ‌‍‍ ‌‍‌‌‌ ‍‌​‍‌‌​ ​ ‌​‌​​‍‌‌​ ​ ‌​‌​​‍‌‌​ ​‍​ ​‍​ ‌‍​ ‌‌​ ‌‍​ ‌‌‌‍‌‌‌‍‌‍‌‍​‌​ ​​​ ‌‍​ ‌‌​ ‌​‌‍‌​​‍‌‌​ ​‍​ ​‍​‍‌‌​ ‌‌‌​‌​​‍ ‍‌‍ ‍‌‍​‌‌‍ ‌‌‍‌‌​ ‌‍​‍‌‍​‌‌ ​ ‌‍‌‌‌‌‌‌‌ ​‍‌‍ ​​ ‌‌‍‍​‌ ‌​‌ ‌​‌ ​​‌ ​ ​‍‌‌​ ​ ‌​​‌​‍‌‌​ ​‍‌​‌‍​‍‌‌​ ​‍‌​‌‍‌‍​ ‌‍‍​‌‍‌‌‌‍ ​‌ ​ ‌‍‌‌‌‍​‌‌ ​​‌‍‍‌‌‍‌‌‌ ​‍‌ ​ ​‍ ‍‌ ​ ‌‍​‌‌‍ ‍‌‍‍‌‌ ‌​‌ ‍‌​‍ ‍‌ ​ ‌ ‌​‌ ‌‌‌‍‌​‌‍‍‌‌‍ ​‍‌‍‌‍‍‌‌‍‌​​ ‌‌‍‌‍‌‍ ‌‍ ‌ ‌​‌‍‌‌‌ ​‍​‍‌‍‌ ‌​‌ ‍‌‌ ​​‌‍‌‌​ ‌‌‍‌‍‌‍ ‌‍ ‌ ‌​‌‍‌‌‌ ​‍​‍‌‍‌ ​​‌‍​‌‌ ‌​‌‍‍​​ ‌‌‍​ ‌‍ ‌‍ ​‌ ‌‌‌‍ ‌‌‍ ‍‌ ​ ​‍‌‌​ ‌‌‌​​‍‌‌ ‌‍‍ ‌‍‌‌‌ ‍‌​‍‌‌​ ​ ‌​‌​​‍‌‌​ ​ ‌​‌​​‍‌‌​ ​‍​ ​‍‌‍‌‌‌‍​‍​ ​‍​ ‍​‌‍​ ​ ‌‌‌‍​ ‌‍​ ‌‍‌‌‌‍​‍‌‍​‌​ ​‌​‍‌‌​ ​‍​ ​‍​‍‌‌​ ‌‌‌​‌​​‍ ‍‌‍ ​‌‍‍‌‌‍ ‍‌‍‍ ‌ ​ ​‍‌‌​ ‌‌‌​​‍‌‌ ‌‍‍ ‌‍‌‌‌ ‍‌​‍‌‌​ ​ ‌​‌​​‍‌‌​ ​ ‌​‌​​‍‌‌​ ​‍​ ​‍​ ‌‍​ ‌‌​ ‌‍​ ‌‌‌‍‌‌‌‍‌‍‌‍​‌​ ​​​ ‌‍​ ‌‌​ ‌​‌‍‌​​‍‌‌​ ​‍​ ​‍​‍‌‌​ ‌‌‌​‌​​‍ ‍‌‍ ‍‌‍​‌‌‍ ‌‌‍‌‌​‍‌‍‌ ​​‌‍‌‌‌ ​‍‌ ​ ‌ ​​‌‍‌‌‌‍​ ‌ ‌​‌‍‍‌‌ ‌‍‌‍‌‌​ ‌‌ ​​‌ ‌‌‌‍​‍‌‍ ​‌‍‍‌‌ ​ ‌‍‍​‌‍‌‌‌‍‌​​‍​‍‌ ‌
Company​​​​‌ ‍ ​‍​‍‌‍ ‌ ​‍‌‍‍‌‌‍‌ ‌‍‍‌‌‍ ‍​‍​‍​ ‍‍​‍​‍‌ ​ ‌‍​‌‌‍ ‍‌‍‍‌‌ ‌​‌ ‍‌​‍ ‍‌‍‍‌‌‍ ​‍​‍​‍ ​​‍​‍‌‍‍​‌ ​‍‌‍‌‌‌‍‌‍​‍​‍​ ‍‍​‍​‍‌‍‍​‌ ‌​‌ ‌​‌ ​​‌ ​ ​ ‍‍​‍ ​‍ ‌‍​ ‌‍‍​‌‍‌‌‌‍ ​‌ ​ ‌‍‌‌‌‍​‌‌ ​​‌‍‍‌‌‍‌‌‌ ​‍‌ ​ ​‍ ‍‌ ​ ‌‍​‌‌‍ ‍‌‍‍‌‌ ‌​‌ ‍‌​‍ ‍‌ ​ ‌ ‌​‌ ‌‌‌‍‌​‌‍‍‌‌‍ ​‍ ‌‍‍‌‌‍ ‍‌ ‌​‌‍‌‌‌‍ ‍‌ ‌​​‍ ‌‍‌‌‌‍‌​‌‍‍‌‌ ‌​​‍ ‌‍ ‌‌‍ ‌‍‌​‌‍‌‌​ ‌‌ ​​‌ ​‍‌‍‌‌‌ ​ ‌‍‌‌‌‍ ‍‌ ‌​‌‍​‌‌ ‌​‌‍‍‌‌‍ ‌‍ ‍​ ‍ ‌‍‍‌‌‍‌​​ ‌‌‍‌‍‌‍ ‌‍ ‌ ‌​‌‍‌‌‌ ​‍​ ‍ ‌ ‌​‌ ‍‌‌ ​​‌‍‌‌​ ‌‌‍‌‍‌‍ ‌‍ ‌ ‌​‌‍‌‌‌ ​‍​ ‍ ‌ ​​‌‍​‌‌ ‌​‌‍‍​​ ‌‌‍​ ‌‍ ‌‍ ​‌ ‌‌‌‍ ‌‌‍ ‍‌ ​ ​‍‌‌​ ‌‌‌​​‍‌‌ ‌‍‍ ‌‍‌‌‌ ‍‌​‍‌‌​ ​ ‌​‌​​‍‌‌​ ​ ‌​‌​​‍‌‌​ ​‍​ ​‍‌‍​ ​ ​ ​ ‌​​ ​​‌‍​ ​ ‌‍‌‍‌​​ ‌​‌‍‌‍‌‍‌‌‌‍‌‌‌‍‌​​‍‌‌​ ​‍​ ​‍​‍‌‌​ ‌‌‌​‌​​‍ ‍‌ ‌​‌‍‍‌‌ ‌​‌‍ ​‌‍‌‌​ ‌‍​‍‌‍​‌‌ ​ ‌‍‌‌‌‌‌‌‌ ​‍‌‍ ​​ ‌‌‍‍​‌ ‌​‌ ‌​‌ ​​‌ ​ ​‍‌‌​ ​ ‌​​‌​‍‌‌​ ​‍‌​‌‍​‍‌‌​ ​‍‌​‌‍‌‍​ ‌‍‍​‌‍‌‌‌‍ ​‌ ​ ‌‍‌‌‌‍​‌‌ ​​‌‍‍‌‌‍‌‌‌ ​‍‌ ​ ​‍ ‍‌ ​ ‌‍​‌‌‍ ‍‌‍‍‌‌ ‌​‌ ‍‌​‍ ‍‌ ​ ‌ ‌​‌ ‌‌‌‍‌​‌‍‍‌‌‍ ​‍‌‍‌‍‍‌‌‍‌​​ ‌‌‍‌‍‌‍ ‌‍ ‌ ‌​‌‍‌‌‌ ​‍​‍‌‍‌ ‌​‌ ‍‌‌ ​​‌‍‌‌​ ‌‌‍‌‍‌‍ ‌‍ ‌ ‌​‌‍‌‌‌ ​‍​‍‌‍‌ ​​‌‍​‌‌ ‌​‌‍‍​​ ‌‌‍​ ‌‍ ‌‍ ​‌ ‌‌‌‍ ‌‌‍ ‍‌ ​ ​‍‌‌​ ‌‌‌​​‍‌‌ ‌‍‍ ‌‍‌‌‌ ‍‌​‍‌‌​ ​ ‌​‌​​‍‌‌​ ​ ‌​‌​​‍‌‌​ ​‍​ ​‍‌‍​ ​ ​ ​ ‌​​ ​​‌‍​ ​ ‌‍‌‍‌​​ ‌​‌‍‌‍‌‍‌‌‌‍‌‌‌‍‌​​‍‌‌​ ​‍​ ​‍​‍‌‌​ ‌‌‌​‌​​‍ ‍‌ ‌​‌‍‍‌‌ ‌​‌‍ ​‌‍‌‌​‍‌‍‌ ​​‌‍‌‌‌ ​‍‌ ​ ‌ ​​‌‍‌‌‌‍​ ‌ ‌​‌‍‍‌‌ ‌‍‌‍‌‌​ ‌‌ ​​‌ ‌‌‌‍​‍‌‍ ​‌‍‍‌‌ ​ ‌‍‍​‌‍‌‌‌‍‌​​‍​‍‌ ‌
Privacy Policy​​​​‌ ‍ ​‍​‍‌‍ ‌ ​‍‌‍‍‌‌‍‌ ‌‍‍‌‌‍ ‍​‍​‍​ ‍‍​‍​‍‌ ​ ‌‍​‌‌‍ ‍‌‍‍‌‌ ‌​‌ ‍‌​‍ ‍‌‍‍‌‌‍ ​‍​‍​‍ ​​‍​‍‌‍‍​‌ ​‍‌‍‌‌‌‍‌‍​‍​‍​ ‍‍​‍​‍‌‍‍​‌ ‌​‌ ‌​‌ ​​‌ ​ ​ ‍‍​‍ ​‍ ‌‍​ ‌‍‍​‌‍‌‌‌‍ ​‌ ​ ‌‍‌‌‌‍​‌‌ ​​‌‍‍‌‌‍‌‌‌ ​‍‌ ​ ​‍ ‍‌ ​ ‌‍​‌‌‍ ‍‌‍‍‌‌ ‌​‌ ‍‌​‍ ‍‌ ​ ‌ ‌​‌ ‌‌‌‍‌​‌‍‍‌‌‍ ​‍ ‌‍‍‌‌‍ ‍‌ ‌​‌‍‌‌‌‍ ‍‌ ‌​​‍ ‌‍‌‌‌‍‌​‌‍‍‌‌ ‌​​‍ ‌‍ ‌‌‍ ‌‍‌​‌‍‌‌​ ‌‌ ​​‌ ​‍‌‍‌‌‌ ​ ‌‍‌‌‌‍ ‍‌ ‌​‌‍​‌‌ ‌​‌‍‍‌‌‍ ‌‍ ‍​ ‍ ‌‍‍‌‌‍‌​​ ‌‌‍‌‍‌‍ ‌‍ ‌ ‌​‌‍‌‌‌ ​‍​ ‍ ‌ ‌​‌ ‍‌‌ ​​‌‍‌‌​ ‌‌‍‌‍‌‍ ‌‍ ‌ ‌​‌‍‌‌‌ ​‍​ ‍ ‌ ​​‌‍​‌‌ ‌​‌‍‍​​ ‌‌‍​ ‌‍ ‌‍ ​‌ ‌‌‌‍ ‌‌‍ ‍‌ ​ ​‍‌‌​ ‌‌‌​​‍‌‌ ‌‍‍ ‌‍‌‌‌ ‍‌​‍‌‌​ ​ ‌​‌​​‍‌‌​ ​ ‌​‌​​‍‌‌​ ​‍​ ​‍‌‍​ ​ ​ ​ ‌​​ ​​‌‍​ ​ ‌‍‌‍‌​​ ‌​‌‍‌‍‌‍‌‌‌‍‌‌‌‍‌​​‍‌‌​ ​‍​ ​‍​‍‌‌​ ‌‌‌​‌​​‍ ‍‌‍ ​‌‍‍‌‌‍ ‍‌‍‍ ‌ ​ ​‍‌‌​ ‌‌‌​​‍‌‌ ‌‍‍ ‌‍‌‌‌ ‍‌​‍‌‌​ ​ ‌​‌​​‍‌‌​ ​ ‌​‌​​‍‌‌​ ​‍​ ​‍​ ​​​ ‍‌‌‍‌‌​ ‍​​ ‍‌​ ​‍‌‍​‍‌‍​‍​ ​‍​ ‍​‌‍​‌​ ​​​‍‌‌​ ​‍​ ​‍​‍‌‌​ ‌‌‌​‌​​‍ ‍‌‍ ‍‌‍​‌‌‍ ‌‌‍‌‌​ ‌‍​‍‌‍​‌‌ ​ ‌‍‌‌‌‌‌‌‌ ​‍‌‍ ​​ ‌‌‍‍​‌ ‌​‌ ‌​‌ ​​‌ ​ ​‍‌‌​ ​ ‌​​‌​‍‌‌​ ​‍‌​‌‍​‍‌‌​ ​‍‌​‌‍‌‍​ ‌‍‍​‌‍‌‌‌‍ ​‌ ​ ‌‍‌‌‌‍​‌‌ ​​‌‍‍‌‌‍‌‌‌ ​‍‌ ​ ​‍ ‍‌ ​ ‌‍​‌‌‍ ‍‌‍‍‌‌ ‌​‌ ‍‌​‍ ‍‌ ​ ‌ ‌​‌ ‌‌‌‍‌​‌‍‍‌‌‍ ​‍‌‍‌‍‍‌‌‍‌​​ ‌‌‍‌‍‌‍ ‌‍ ‌ ‌​‌‍‌‌‌ ​‍​‍‌‍‌ ‌​‌ ‍‌‌ ​​‌‍‌‌​ ‌‌‍‌‍‌‍ ‌‍ ‌ ‌​‌‍‌‌‌ ​‍​‍‌‍‌ ​​‌‍​‌‌ ‌​‌‍‍​​ ‌‌‍​ ‌‍ ‌‍ ​‌ ‌‌‌‍ ‌‌‍ ‍‌ ​ ​‍‌‌​ ‌‌‌​​‍‌‌ ‌‍‍ ‌‍‌‌‌ ‍‌​‍‌‌​ ​ ‌​‌​​‍‌‌​ ​ ‌​‌​​‍‌‌​ ​‍​ ​‍‌‍​ ​ ​ ​ ‌​​ ​​‌‍​ ​ ‌‍‌‍‌​​ ‌​‌‍‌‍‌‍‌‌‌‍‌‌‌‍‌​​‍‌‌​ ​‍​ ​‍​‍‌‌​ ‌‌‌​‌​​‍ ‍‌‍ ​‌‍‍‌‌‍ ‍‌‍‍ ‌ ​ ​‍‌‌​ ‌‌‌​​‍‌‌ ‌‍‍ ‌‍‌‌‌ ‍‌​‍‌‌​ ​ ‌​‌​​‍‌‌​ ​ ‌​‌​​‍‌‌​ ​‍​ ​‍​ ​​​ ‍‌‌‍‌‌​ ‍​​ ‍‌​ ​‍‌‍​‍‌‍​‍​ ​‍​ ‍​‌‍​‌​ ​​​‍‌‌​ ​‍​ ​‍​‍‌‌​ ‌‌‌​‌​​‍ ‍‌‍ ‍‌‍​‌‌‍ ‌‌‍‌‌​‍‌‍‌ ​​‌‍‌‌‌ ​‍‌ ​ ‌ ​​‌‍‌‌‌‍​ ‌ ‌​‌‍‍‌‌ ‌‍‌‍‌‌​ ‌‌ ​​‌ ‌‌‌‍​‍‌‍ ​‌‍‍‌‌ ​ ‌‍‍​‌‍‌‌‌‍‌​​‍​‍‌ ‌
Accessibility Statement​​​​‌ ‍ ​‍​‍‌‍ ‌ ​‍‌‍‍‌‌‍‌ ‌‍‍‌‌‍ ‍​‍​‍​ ‍‍​‍​‍‌ ​ ‌‍​‌‌‍ ‍‌‍‍‌‌ ‌​‌ ‍‌​‍ ‍‌‍‍‌‌‍ ​‍​‍​‍ ​​‍​‍‌‍‍​‌ ​‍‌‍‌‌‌‍‌‍​‍​‍​ ‍‍​‍​‍‌‍‍​‌ ‌​‌ ‌​‌ ​​‌ ​ ​ ‍‍​‍ ​‍ ‌‍​ ‌‍‍​‌‍‌‌‌‍ ​‌ ​ ‌‍‌‌‌‍​‌‌ ​​‌‍‍‌‌‍‌‌‌ ​‍‌ ​ ​‍ ‍‌ ​ ‌‍​‌‌‍ ‍‌‍‍‌‌ ‌​‌ ‍‌​‍ ‍‌ ​ ‌ ‌​‌ ‌‌‌‍‌​‌‍‍‌‌‍ ​‍ ‌‍‍‌‌‍ ‍‌ ‌​‌‍‌‌‌‍ ‍‌ ‌​​‍ ‌‍‌‌‌‍‌​‌‍‍‌‌ ‌​​‍ ‌‍ ‌‌‍ ‌‍‌​‌‍‌‌​ ‌‌ ​​‌ ​‍‌‍‌‌‌ ​ ‌‍‌‌‌‍ ‍‌ ‌​‌‍​‌‌ ‌​‌‍‍‌‌‍ ‌‍ ‍​ ‍ ‌‍‍‌‌‍‌​​ ‌‌‍‌‍‌‍ ‌‍ ‌ ‌​‌‍‌‌‌ ​‍​ ‍ ‌ ‌​‌ ‍‌‌ ​​‌‍‌‌​ ‌‌‍‌‍‌‍ ‌‍ ‌ ‌​‌‍‌‌‌ ​‍​ ‍ ‌ ​​‌‍​‌‌ ‌​‌‍‍​​ ‌‌‍​ ‌‍ ‌‍ ​‌ ‌‌‌‍ ‌‌‍ ‍‌ ​ ​‍‌‌​ ‌‌‌​​‍‌‌ ‌‍‍ ‌‍‌‌‌ ‍‌​‍‌‌​ ​ ‌​‌​​‍‌‌​ ​ ‌​‌​​‍‌‌​ ​‍​ ​‍‌‍​ ​ ​ ​ ‌​​ ​​‌‍​ ​ ‌‍‌‍‌​​ ‌​‌‍‌‍‌‍‌‌‌‍‌‌‌‍‌​​‍‌‌​ ​‍​ ​‍​‍‌‌​ ‌‌‌​‌​​‍ ‍‌‍ ​‌‍‍‌‌‍ ‍‌‍‍ ‌ ​ ​‍‌‌​ ‌‌‌​​‍‌‌ ‌‍‍ ‌‍‌‌‌ ‍‌​‍‌‌​ ​ ‌​‌​​‍‌‌​ ​ ‌​‌​​‍‌‌​ ​‍​ ​‍​ ​ ​ ‌‍​ ‌ ​ ​ ‌‍​‌​ ‌‍​ ‌ ​ ‍‌​ ​‌​ ‌‍‌‍‌​​ ​​​‍‌‌​ ​‍​ ​‍​‍‌‌​ ‌‌‌​‌​​‍ ‍‌‍ ‍‌‍​‌‌‍ ‌‌‍‌‌​ ‌‍​‍‌‍​‌‌ ​ ‌‍‌‌‌‌‌‌‌ ​‍‌‍ ​​ ‌‌‍‍​‌ ‌​‌ ‌​‌ ​​‌ ​ ​‍‌‌​ ​ ‌​​‌​‍‌‌​ ​‍‌​‌‍​‍‌‌​ ​‍‌​‌‍‌‍​ ‌‍‍​‌‍‌‌‌‍ ​‌ ​ ‌‍‌‌‌‍​‌‌ ​​‌‍‍‌‌‍‌‌‌ ​‍‌ ​ ​‍ ‍‌ ​ ‌‍​‌‌‍ ‍‌‍‍‌‌ ‌​‌ ‍‌​‍ ‍‌ ​ ‌ ‌​‌ ‌‌‌‍‌​‌‍‍‌‌‍ ​‍‌‍‌‍‍‌‌‍‌​​ ‌‌‍‌‍‌‍ ‌‍ ‌ ‌​‌‍‌‌‌ ​‍​‍‌‍‌ ‌​‌ ‍‌‌ ​​‌‍‌‌​ ‌‌‍‌‍‌‍ ‌‍ ‌ ‌​‌‍‌‌‌ ​‍​‍‌‍‌ ​​‌‍​‌‌ ‌​‌‍‍​​ ‌‌‍​ ‌‍ ‌‍ ​‌ ‌‌‌‍ ‌‌‍ ‍‌ ​ ​‍‌‌​ ‌‌‌​​‍‌‌ ‌‍‍ ‌‍‌‌‌ ‍‌​‍‌‌​ ​ ‌​‌​​‍‌‌​ ​ ‌​‌​​‍‌‌​ ​‍​ ​‍‌‍​ ​ ​ ​ ‌​​ ​​‌‍​ ​ ‌‍‌‍‌​​ ‌​‌‍‌‍‌‍‌‌‌‍‌‌‌‍‌​​‍‌‌​ ​‍​ ​‍​‍‌‌​ ‌‌‌​‌​​‍ ‍‌‍ ​‌‍‍‌‌‍ ‍‌‍‍ ‌ ​ ​‍‌‌​ ‌‌‌​​‍‌‌ ‌‍‍ ‌‍‌‌‌ ‍‌​‍‌‌​ ​ ‌​‌​​‍‌‌​ ​ ‌​‌​​‍‌‌​ ​‍​ ​‍​ ​ ​ ‌‍​ ‌ ​ ​ ‌‍​‌​ ‌‍​ ‌ ​ ‍‌​ ​‌​ ‌‍‌‍‌​​ ​​​‍‌‌​ ​‍​ ​‍​‍‌‌​ ‌‌‌​‌​​‍ ‍‌‍ ‍‌‍​‌‌‍ ‌‌‍‌‌​‍‌‍‌ ​​‌‍‌‌‌ ​‍‌ ​ ‌ ​​‌‍‌‌‌‍​ ‌ ‌​‌‍‍‌‌ ‌‍‌‍‌‌​ ‌‌ ​​‌ ‌‌‌‍​‍‌‍ ​‌‍‍‌‌ ​ ‌‍‍​‌‍‌‌‌‍‌​​‍​‍‌ ‌
Our Story​​​​‌ ‍ ​‍​‍‌‍ ‌ ​‍‌‍‍‌‌‍‌ ‌‍‍‌‌‍ ‍​‍​‍​ ‍‍​‍​‍‌ ​ ‌‍​‌‌‍ ‍‌‍‍‌‌ ‌​‌ ‍‌​‍ ‍‌‍‍‌‌‍ ​‍​‍​‍ ​​‍​‍‌‍‍​‌ ​‍‌‍‌‌‌‍‌‍​‍​‍​ ‍‍​‍​‍‌‍‍​‌ ‌​‌ ‌​‌ ​​‌ ​ ​ ‍‍​‍ ​‍ ‌‍​ ‌‍‍​‌‍‌‌‌‍ ​‌ ​ ‌‍‌‌‌‍​‌‌ ​​‌‍‍‌‌‍‌‌‌ ​‍‌ ​ ​‍ ‍‌ ​ ‌‍​‌‌‍ ‍‌‍‍‌‌ ‌​‌ ‍‌​‍ ‍‌ ​ ‌ ‌​‌ ‌‌‌‍‌​‌‍‍‌‌‍ ​‍ ‌‍‍‌‌‍ ‍‌ ‌​‌‍‌‌‌‍ ‍‌ ‌​​‍ ‌‍‌‌‌‍‌​‌‍‍‌‌ ‌​​‍ ‌‍ ‌‌‍ ‌‍‌​‌‍‌‌​ ‌‌ ​​‌ ​‍‌‍‌‌‌ ​ ‌‍‌‌‌‍ ‍‌ ‌​‌‍​‌‌ ‌​‌‍‍‌‌‍ ‌‍ ‍​ ‍ ‌‍‍‌‌‍‌​​ ‌‌‍‌‍‌‍ ‌‍ ‌ ‌​‌‍‌‌‌ ​‍​ ‍ ‌ ‌​‌ ‍‌‌ ​​‌‍‌‌​ ‌‌‍‌‍‌‍ ‌‍ ‌ ‌​‌‍‌‌‌ ​‍​ ‍ ‌ ​​‌‍​‌‌ ‌​‌‍‍​​ ‌‌‍​ ‌‍ ‌‍ ​‌ ‌‌‌‍ ‌‌‍ ‍‌ ​ ​‍‌‌​ ‌‌‌​​‍‌‌ ‌‍‍ ‌‍‌‌‌ ‍‌​‍‌‌​ ​ ‌​‌​​‍‌‌​ ​ ‌​‌​​‍‌‌​ ​‍​ ​‍‌‍​ ​ ​ ​ ‌​​ ​​‌‍​ ​ ‌‍‌‍‌​​ ‌​‌‍‌‍‌‍‌‌‌‍‌‌‌‍‌​​‍‌‌​ ​‍​ ​‍​‍‌‌​ ‌‌‌​‌​​‍ ‍‌‍ ​‌‍‍‌‌‍ ‍‌‍‍ ‌ ​ ​‍‌‌​ ‌‌‌​​‍‌‌ ‌‍‍ ‌‍‌‌‌ ‍‌​‍‌‌​ ​ ‌​‌​​‍‌‌​ ​ ‌​‌​​‍‌‌​ ​‍​ ​‍‌‍‌‍​ ​ ​ ‌‌‌‍‌​‌‍​ ​ ​​​ ​ ​ ‌‍​ ‌‍​ ​ ‌‍​‍​ ​‍​‍‌‌​ ​‍​ ​‍​‍‌‌​ ‌‌‌​‌​​‍ ‍‌‍ ‍‌‍​‌‌‍ ‌‌‍‌‌​ ‌‍​‍‌‍​‌‌ ​ ‌‍‌‌‌‌‌‌‌ ​‍‌‍ ​​ ‌‌‍‍​‌ ‌​‌ ‌​‌ ​​‌ ​ ​‍‌‌​ ​ ‌​​‌​‍‌‌​ ​‍‌​‌‍​‍‌‌​ ​‍‌​‌‍‌‍​ ‌‍‍​‌‍‌‌‌‍ ​‌ ​ ‌‍‌‌‌‍​‌‌ ​​‌‍‍‌‌‍‌‌‌ ​‍‌ ​ ​‍ ‍‌ ​ ‌‍​‌‌‍ ‍‌‍‍‌‌ ‌​‌ ‍‌​‍ ‍‌ ​ ‌ ‌​‌ ‌‌‌‍‌​‌‍‍‌‌‍ ​‍‌‍‌‍‍‌‌‍‌​​ ‌‌‍‌‍‌‍ ‌‍ ‌ ‌​‌‍‌‌‌ ​‍​‍‌‍‌ ‌​‌ ‍‌‌ ​​‌‍‌‌​ ‌‌‍‌‍‌‍ ‌‍ ‌ ‌​‌‍‌‌‌ ​‍​‍‌‍‌ ​​‌‍​‌‌ ‌​‌‍‍​​ ‌‌‍​ ‌‍ ‌‍ ​‌ ‌‌‌‍ ‌‌‍ ‍‌ ​ ​‍‌‌​ ‌‌‌​​‍‌‌ ‌‍‍ ‌‍‌‌‌ ‍‌​‍‌‌​ ​ ‌​‌​​‍‌‌​ ​ ‌​‌​​‍‌‌​ ​‍​ ​‍‌‍​ ​ ​ ​ ‌​​ ​​‌‍​ ​ ‌‍‌‍‌​​ ‌​‌‍‌‍‌‍‌‌‌‍‌‌‌‍‌​​‍‌‌​ ​‍​ ​‍​‍‌‌​ ‌‌‌​‌​​‍ ‍‌‍ ​‌‍‍‌‌‍ ‍‌‍‍ ‌ ​ ​‍‌‌​ ‌‌‌​​‍‌‌ ‌‍‍ ‌‍‌‌‌ ‍‌​‍‌‌​ ​ ‌​‌​​‍‌‌​ ​ ‌​‌​​‍‌‌​ ​‍​ ​‍‌‍‌‍​ ​ ​ ‌‌‌‍‌​‌‍​ ​ ​​​ ​ ​ ‌‍​ ‌‍​ ​ ‌‍​‍​ ​‍​‍‌‌​ ​‍​ ​‍​‍‌‌​ ‌‌‌​‌​​‍ ‍‌‍ ‍‌‍​‌‌‍ ‌‌‍‌‌​‍‌‍‌ ​​‌‍‌‌‌ ​‍‌ ​ ‌ ​​‌‍‌‌‌‍​ ‌ ‌​‌‍‍‌‌ ‌‍‌‍‌‌​ ‌‌ ​​‌ ‌‌‌‍​‍‌‍ ​‌‍‍‌‌ ​ ‌‍‍​‌‍‌‌‌‍‌​​‍​‍‌ ‌